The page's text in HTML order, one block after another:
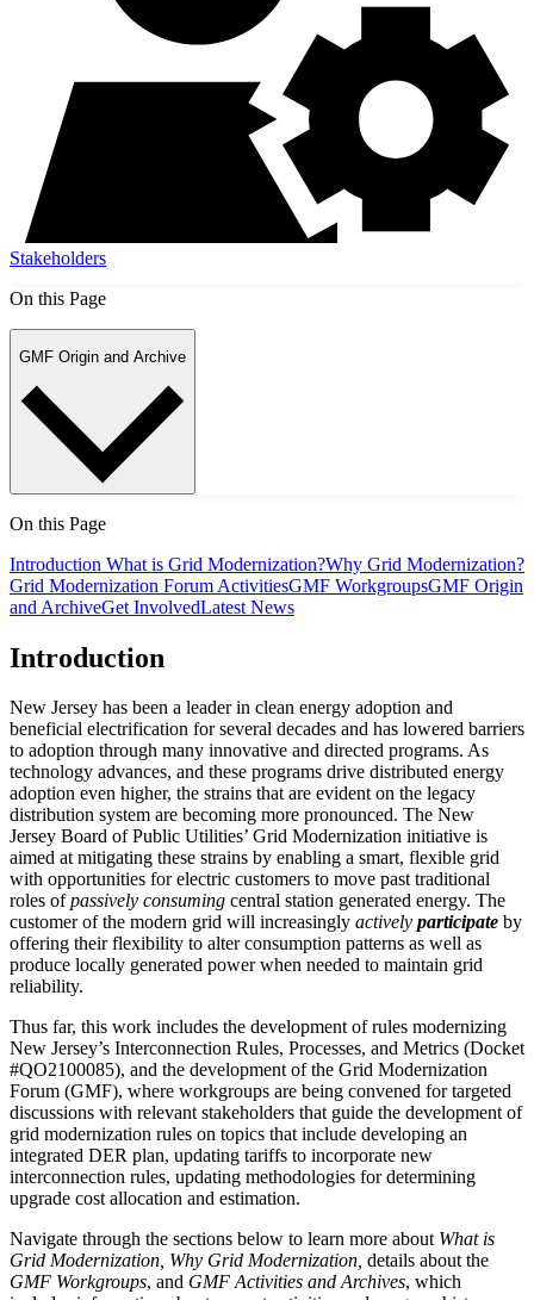
Stakeholders​​​​‌ ‍ ​‍​‍‌‍ ‌ ​‍‌‍‍‌‌‍‌ ‌‍‍‌‌‍ ‍​‍​‍​ ‍‍​‍​‍‌ ​ ‌‍​‌‌‍ ‍‌‍‍‌‌ ‌​‌ ‍‌​‍ ‍‌‍‍‌‌‍ ​‍​‍​‍ ​​‍​‍‌‍‍​‌ ​‍‌‍‌‌‌‍‌‍​‍​‍​ ‍‍​‍​‍‌‍‍​‌ ‌​‌ ‌​‌ ​​​ ‍‍​‍ ​‍ ‌‍ ​‌‍ ‌‍​ ‌‍​‌‌‍ ​‌‍‍​‌‍ ‌ ​ ‌ ‌​​ ‍‍​ ​ ​ ​ ​ ​ ​ ​ ​‍ ‌‍‍‌‌‍ ‍‌ ‌​‌‍‌‌‌‍ ‍‌ ‌​​‍ ‌‍‌‌‌‍‌​‌‍‍‌‌ ‌​​‍ ‌‍ ‌‌‍ ‌‍‌​‌‍‌‌​ ‌‌ ​​‌ ​‍‌‍‌‌‌ ​ ‌‍‌‌‌‍ ‍‌ ‌​‌‍​‌‌ ‌​‌‍‍‌‌‍ ‌‍ ‍​ ‍ ‌‍‍‌‌‍‌​​ ‌‌‍‌​​ ​‌‌‍​‍​ ‍​​ ‌​‌‍​‌​ ​​​ ‍​​‍ ‌​ ‌​​ ​ ​ ​‍​ ‌​​‍ ‌​ ‌​​ ‍​‌‍‌‍‌‍‌‍​‍ ‌‌‍​‌​ ‌​​ ​ ​ ‌‍​‍ ‌​ ‌​​ ​‍​ ‌ ​ ​​​ ‌‍‌‍​‍‌‍​‍​ ​‌​ ​ ‌‍‌​‌‍‌‍‌‍‌‌​ ‍ ‌ ‌​‌ ‍‌‌ ​​‌‍‌‌​ ‌‌‍​‌‌ ‌‌‌‍‌​‌‍‍‌‌‍‌‌‌‍ ‍‌‍​ ‌‍‌‌​ ‍ ‌ ​​‌‍​‌‌ ‌​‌‍‍​​ ‌‌ ‌​‌‍‍‌‌ ‌​‌‍ ​‌‍‌‌​ ‌‍​‍‌‍​‌‌ ​ ‌‍‌‌‌‌‌‌‌ ​‍‌‍ ​​ ‌‌‍‍​‌ ‌​‌ ‌​‌ ​​​‍‌‌​ ​ ‌​​‌​‍‌‌​ ​‍‌​‌‍​‍‌‌​ ​‍‌​‌‍‌‍ ​‌‍ ‌‍​ ‌‍​‌‌‍ ​‌‍‍​‌‍ ‌ ​ ‌ ‌​​‍‌‌​ ​ ‌​​‌​ ​ ​ ​ ​ ​ ​ ​ ​‍‌‍‌‍‍‌‌‍‌​​ ‌‌‍‌​​ ​‌‌‍​‍​ ‍​​ ‌​‌‍​‌​ ​​​ ‍​​‍ ‌​ ‌​​ ​ ​ ​‍​ ‌​​‍ ‌​ ‌​​ ‍​‌‍‌‍‌‍‌‍​‍ ‌‌‍​‌​ ‌​​ ​ ​ ‌‍​‍ ‌​ ‌​​ ​‍​ ‌ ​ ​​​ ‌‍‌‍​‍‌‍​‍​ ​‌​ ​ ‌‍‌​‌‍‌‍‌‍‌‌​‍‌‍‌ ‌​‌ ‍‌‌ ​​‌‍‌‌​ ‌‌‍​‌‌ ‌‌‌‍‌​‌‍‍‌‌‍‌‌‌‍ ‍‌‍​ ‌‍‌‌​‍‌‍‌ ​​‌‍​‌‌ ‌​‌‍‍​​ ‌‌ ‌​‌‍‍‌‌ ‌​‌‍ ​‌‍‌‌​‍‌‍‌ ​​‌‍‌‌‌ ​‍‌ ​ ‌ ​​‌‍‌‌‌‍​ ‌ ‌​‌‍‍‌‌ ‌‍‌‍‌‌​ ‌‌ ​​‌ ‌‌‌‍​‍‌‍ ​‌‍‍‌‌ ​ ‌‍‍​‌‍‌‌‌‍‌​​‍​‍‌ ‌
On this Page
GMF Origin and Archive​​​​‌ ‍ ​‍​‍‌‍ ‌ ​‍‌‍‍‌‌‍‌ ‌‍‍‌‌‍ ‍​‍​‍​ ‍‍​‍​‍‌ ​ ‌‍​‌‌‍ ‍‌‍‍‌‌ ‌​‌ ‍‌​‍ ‍‌‍‍‌‌‍ ​‍​‍​‍ ​​‍​‍‌‍‍​‌ ​‍‌‍‌‌‌‍‌‍​‍​‍​ ‍‍​‍​‍‌‍‍​‌ ‌​‌ ‌​‌ ​​​ ‍‍​‍ ​‍ ‌‍ ​‌‍ ‌‍​ ‌‍​‌‌‍ ​‌‍‍​‌‍ ‌ ​ ‌ ‌​​ ‍‍​ ​ ​ ​ ​ ​ ​ ​ ​‍ ‌‍‍‌‌‍ ‍‌ ‌​‌‍‌‌‌‍ ‍‌ ‌​​‍ ‌‍‌‌‌‍‌​‌‍‍‌‌ ‌​​‍ ‌‍ ‌‌‍ ‌‍‌​‌‍‌‌​ ‌‌ ​​‌ ​‍‌‍‌‌‌ ​ ‌‍‌‌‌‍ ‍‌ ‌​‌‍​‌‌ ‌​‌‍‍‌‌‍ ‌‍ ‍​ ‍ ‌‍‍‌‌‍‌​​ ‌​ ‌​‌‍‌‍​ ‌‍​ ‍‌​ ‌‌​ ​‌​ ‍​‌‍‌‍​‍ ‌​ ​ ​ ‌‍​ ​​​ ​ ​‍ ‌​ ‌​​ ‍​‌‍‌​​ ‌‍​‍ ‌​ ‍​‌‍​‍‌‍‌‍​ ‍​​‍ ‌​ ‍​​ ​​​ ​ ​ ‌‌​ ‌ ‌‍‌​​ ​​‌‍​‌​ ‌​​ ‍‌‌‍‌‍​ ‌‌​ ‍ ‌ ‌​‌ ‍‌‌ ​​‌‍‌‌​ ‌‌ ​​‌ ​‍‌‍ ‌‍‌ ‌ ​‍‌‍​‌‌‍ ‌​ ‍ ‌ ​​‌‍​‌‌ ‌​‌‍‍​​ ‌‌‍​ ‌‍ ‌‍ ‍‌ ‌​‌‍‌‌‌‍ ‍‌ ‌​‌‌​ ‌‍‌‌‌‍​ ‌ ‌​‌‍‍‌‌‍ ‌‍ ‍‌ ​ ​‍‌‌​ ‌‌‌​​‍‌‌ ‌‍‍ ‌‍‌‌‌ ‍‌​‍‌‌​ ​ ‌​‌​​‍‌‌​ ​ ‌​‌​​‍‌‌​ ​‍​ ​‍​ ​ ‌‍​‍‌‍‌‌​ ‍‌​ ​‍​ ‌‌​ ‌‌​ ​ ​ ​‌​ ‌ ​ ‍​‌‍​‍​‍‌‌​ ​‍​ ​‍​‍‌‌​ ‌‌‌​‌​​‍ ‍‌‍‍​‌‍‌‌‌‍​‌‌‍‌​‌‍‍‌‌‍ ‍‌‍‌ ​ ‌‍​‍‌‍​‌‌ ​ ‌‍‌‌‌‌‌‌‌ ​‍‌‍ ​​ ‌‌‍‍​‌ ‌​‌ ‌​‌ ​​​‍‌‌​ ​ ‌​​‌​‍‌‌​ ​‍‌​‌‍​‍‌‌​ ​‍‌​‌‍‌‍ ​‌‍ ‌‍​ ‌‍​‌‌‍ ​‌‍‍​‌‍ ‌ ​ ‌ ‌​​‍‌‌​ ​ ‌​​‌​ ​ ​ ​ ​ ​ ​ ​ ​‍‌‍‌‍‍‌‌‍‌​​ ‌​ ‌​‌‍‌‍​ ‌‍​ ‍‌​ ‌‌​ ​‌​ ‍​‌‍‌‍​‍ ‌​ ​ ​ ‌‍​ ​​​ ​ ​‍ ‌​ ‌​​ ‍​‌‍‌​​ ‌‍​‍ ‌​ ‍​‌‍​‍‌‍‌‍​ ‍​​‍ ‌​ ‍​​ ​​​ ​ ​ ‌‌​ ‌ ‌‍‌​​ ​​‌‍​‌​ ‌​​ ‍‌‌‍‌‍​ ‌‌​‍‌‍‌ ‌​‌ ‍‌‌ ​​‌‍‌‌​ ‌‌ ​​‌ ​‍‌‍ ‌‍‌ ‌ ​‍‌‍​‌‌‍ ‌​‍‌‍‌ ​​‌‍​‌‌ ‌​‌‍‍​​ ‌‌‍​ ‌‍ ‌‍ ‍‌ ‌​‌‍‌‌‌‍ ‍‌ ‌​‌‌​ ‌‍‌‌‌‍​ ‌ ‌​‌‍‍‌‌‍ ‌‍ ‍‌ ​ ​‍‌‌​ ‌‌‌​​‍‌‌ ‌‍‍ ‌‍‌‌‌ ‍‌​‍‌‌​ ​ ‌​‌​​‍‌‌​ ​ ‌​‌​​‍‌‌​ ​‍​ ​‍​ ​ ‌‍​‍‌‍‌‌​ ‍‌​ ​‍​ ‌‌​ ‌‌​ ​ ​ ​‌​ ‌ ​ ‍​‌‍​‍​‍‌‌​ ​‍​ ​‍​‍‌‌​ ‌‌‌​‌​​‍ ‍‌‍‍​‌‍‌‌‌‍​‌‌‍‌​‌‍‍‌‌‍ ‍‌‍‌ ​‍‌‍‌ ​​‌‍‌‌‌ ​‍‌ ​ ‌ ​​‌‍‌‌‌‍​ ‌ ‌​‌‍‍‌‌ ‌‍‌‍‌‌​ ‌‌ ​​‌ ‌‌‌‍​‍‌‍ ​‌‍‍‌‌ ​ ‌‍‍​‌‍‌‌‌‍‌​​‍​‍‌ ‌
On this Page
Introduction What is Grid Modernization?Why Grid Modernization?
Grid Modernization Forum ActivitiesGMF WorkgroupsGMF Origin
and ArchiveGet InvolvedLatest News
Introduction ​​​​‌ ‍ ​‍​‍‌‍ ‌ ​‍‌‍‍‌‌‍‌ ‌‍‍‌‌‍ ‍​‍​‍​ ‍‍​‍​‍‌ ​ ‌‍​‌‌‍ ‍‌‍‍‌‌ ‌​‌ ‍‌​‍ ‍‌‍‍‌‌‍ ​‍​‍​‍ ​​‍​‍‌‍‍​‌ ​‍‌‍‌‌‌‍‌‍​‍​‍​ ‍‍​‍​‍‌‍‍​‌ ‌​‌ ‌​‌ ​​​ ‍‍​‍ ​‍ ‌‍ ​‌‍ ‌‍​ ‌‍​‌‌‍ ​‌‍‍​‌‍ ‌ ​ ‌ ‌​​ ‍‍​ ​ ​ ​ ​ ​ ​ ​ ​‍ ‌‍‍‌‌‍ ‍‌ ‌​‌‍‌‌‌‍ ‍‌ ‌​​‍ ‌‍‌‌‌‍‌​‌‍‍‌‌ ‌​​‍ ‌‍ ‌‌‍ ‌‍‌​‌‍‌‌​ ‌‌ ​​‌ ​‍‌‍‌‌‌ ​ ‌‍‌‌‌‍ ‍‌ ‌​‌‍​‌‌ ‌​‌‍‍‌‌‍ ‌‍ ‍​ ‍ ‌‍‍‌‌‍‌​​ ‌​ ‌​‌‍‌‍​ ‌‍​ ‍‌​ ‌‌​ ​‌​ ‍​‌‍‌‍​‍ ‌​ ​ ​ ‌‍​ ​​​ ​ ​‍ ‌​ ‌​​ ‍​‌‍‌​​ ‌‍​‍ ‌​ ‍​‌‍​‍‌‍‌‍​ ‍​​‍ ‌​ ‍​​ ​​​ ​ ​ ‌‌​ ‌ ‌‍‌​​ ​​‌‍​‌​ ‌​​ ‍‌‌‍‌‍​ ‌‌​ ‍ ‌ ‌​‌ ‍‌‌ ​​‌‍‌‌​ ‌‌ ​​‌ ​‍‌‍ ‌‍‌ ‌ ​‍‌‍​‌‌‍ ‌​ ‍ ‌ ​​‌‍​‌‌ ‌​‌‍‍​​ ‌‌‍​ ‌‍ ‌‍ ‍‌ ‌​‌‍‌‌‌‍ ‍‌ ‌​‌‌​ ‌‍‌‌‌‍​ ‌ ‌​‌‍‍‌‌‍ ‌‍ ‍‌ ​ ​‍‌‌​ ‌‌‌​​‍‌‌ ‌‍‍ ‌‍‌‌‌ ‍‌​‍‌‌​ ​ ‌​‌​​‍‌‌​ ​ ‌​‌​​‍‌‌​ ​‍​ ​‍‌‍​‍​ ‍​​ ‍‌‌‍​ ‌‍​‍​ ​​​ ‌​​ ‍‌​ ‌‌‌‍​‍​ ‍​‌‍‌‍​‍‌‌​ ​‍​ ​‍​‍‌‌​ ‌‌‌​‌​​‍ ‍‌‍‍​‌‍‌‌‌‍​‌‌‍‌​‌‍‍‌‌‍ ‍‌‍‌ ​ ‌‍​‍‌‍​‌‌ ​ ‌‍‌‌‌‌‌‌‌ ​‍‌‍ ​​ ‌‌‍‍​‌ ‌​‌ ‌​‌ ​​​‍‌‌​ ​ ‌​​‌​‍‌‌​ ​‍‌​‌‍​‍‌‌​ ​‍‌​‌‍‌‍ ​‌‍ ‌‍​ ‌‍​‌‌‍ ​‌‍‍​‌‍ ‌ ​ ‌ ‌​​‍‌‌​ ​ ‌​​‌​ ​ ​ ​ ​ ​ ​ ​ ​‍‌‍‌‍‍‌‌‍‌​​ ‌​ ‌​‌‍‌‍​ ‌‍​ ‍‌​ ‌‌​ ​‌​ ‍​‌‍‌‍​‍ ‌​ ​ ​ ‌‍​ ​​​ ​ ​‍ ‌​ ‌​​ ‍​‌‍‌​​ ‌‍​‍ ‌​ ‍​‌‍​‍‌‍‌‍​ ‍​​‍ ‌​ ‍​​ ​​​ ​ ​ ‌‌​ ‌ ‌‍‌​​ ​​‌‍​‌​ ‌​​ ‍‌‌‍‌‍​ ‌‌​‍‌‍‌ ‌​‌ ‍‌‌ ​​‌‍‌‌​ ‌‌ ​​‌ ​‍‌‍ ‌‍‌ ‌ ​‍‌‍​‌‌‍ ‌​‍‌‍‌ ​​‌‍​‌‌ ‌​‌‍‍​​ ‌‌‍​ ‌‍ ‌‍ ‍‌ ‌​‌‍‌‌‌‍ ‍‌ ‌​‌‌​ ‌‍‌‌‌‍​ ‌ ‌​‌‍‍‌‌‍ ‌‍ ‍‌ ​ ​‍‌‌​ ‌‌‌​​‍‌‌ ‌‍‍ ‌‍‌‌‌ ‍‌​‍‌‌​ ​ ‌​‌​​‍‌‌​ ​ ‌​‌​​‍‌‌​ ​‍​ ​‍‌‍​‍​ ‍​​ ‍‌‌‍​ ‌‍​‍​ ​​​ ‌​​ ‍‌​ ‌‌‌‍​‍​ ‍​‌‍‌‍​‍‌‌​ ​‍​ ​‍​‍‌‌​ ‌‌‌​‌​​‍ ‍‌‍‍​‌‍‌‌‌‍​‌‌‍‌​‌‍‍‌‌‍ ‍‌‍‌ ​‍‌‍‌ ​​‌‍‌‌‌ ​‍‌ ​ ‌ ​​‌‍‌‌‌‍​ ‌ ‌​‌‍‍‌‌ ‌‍‌‍‌‌​ ‌‌ ​​‌ ‌‌‌‍​‍‌‍ ​‌‍‍‌‌ ​ ‌‍‍​‌‍‌‌‌‍‌​​‍​‍‌ ‌
New Jersey has been a leader in clean energy adoption and
beneficial electrification for several decades and has lowered barriers
to adoption through many innovative and directed programs. As
technology advances, and these programs drive distributed energy
adoption even higher, the strains that are evident on the legacy
distribution system are becoming more pronounced. The New
Jersey Board of Public Utilities’ Grid Modernization initiative is
aimed at mitigating these strains by enabling a smart, flexible grid
with opportunities for electric customers to move past traditional
roles of ​​​​‌ ‍ ​‍​‍‌‍ ‌ ​‍‌‍‍‌‌‍‌ ‌‍‍‌‌‍ ‍​‍​‍​ ‍‍​‍​‍‌ ​ ‌‍​‌‌‍ ‍‌‍‍‌‌ ‌​‌ ‍‌​‍ ‍‌‍‍‌‌‍ ​‍​‍​‍ ​​‍​‍‌‍‍​‌ ​‍‌‍‌‌‌‍‌‍​‍​‍​ ‍‍​‍​‍‌‍‍​‌ ‌​‌ ‌​‌ ​​​ ‍‍​‍ ​‍ ‌‍ ​‌‍ ‌‍​ ‌‍​‌‌‍ ​‌‍‍​‌‍ ‌ ​ ‌ ‌​​ ‍‍​ ​ ​ ​ ​ ​ ​ ​ ​‍ ‌‍‍‌‌‍ ‍‌ ‌​‌‍‌‌‌‍ ‍‌ ‌​​‍ ‌‍‌‌‌‍‌​‌‍‍‌‌ ‌​​‍ ‌‍ ‌‌‍ ‌‍‌​‌‍‌‌​ ‌‌ ​​‌ ​‍‌‍‌‌‌ ​ ‌‍‌‌‌‍ ‍‌ ‌​‌‍​‌‌ ‌​‌‍‍‌‌‍ ‌‍ ‍​ ‍ ‌‍‍‌‌‍‌​​ ‌​ ‌​‌‍‌‍​ ‌‍​ ‍‌​ ‌‌​ ​‌​ ‍​‌‍‌‍​‍ ‌​ ​ ​ ‌‍​ ​​​ ​ ​‍ ‌​ ‌​​ ‍​‌‍‌​​ ‌‍​‍ ‌​ ‍​‌‍​‍‌‍‌‍​ ‍​​‍ ‌​ ‍​​ ​​​ ​ ​ ‌‌​ ‌ ‌‍‌​​ ​​‌‍​‌​ ‌​​ ‍‌‌‍‌‍​ ‌‌​ ‍ ‌ ‌​‌ ‍‌‌ ​​‌‍‌‌​ ‌‌ ​​‌ ​‍‌‍ ‌‍‌ ‌ ​‍‌‍​‌‌‍ ‌​ ‍ ‌ ​​‌‍​‌‌ ‌​‌‍‍​​ ‌‌‍​ ‌‍ ‌‍ ‍‌ ‌​‌‍‌‌‌‍ ‍‌ ‌​‌‌​ ‌‍‌‌‌‍​ ‌ ‌​‌‍‍‌‌‍ ‌‍ ‍‌ ​ ​‍‌‌​ ‌‌‌​​‍‌‌ ‌‍‍ ‌‍‌‌‌ ‍‌​‍‌‌​ ​ ‌​‌​​‍‌‌​ ​ ‌​‌​​‍‌‌​ ​‍​ ​‍‌‍​‍​ ‍​​ ‍‌‌‍​ ‌‍​‍​ ​​​ ‌​​ ‍‌​ ‌‌‌‍​‍​ ‍​‌‍‌‍​‍‌‌​ ​‍​ ​‍​‍‌‌​ ‌‌‌​‌​​‍ ‍‌‍​ ‌‍ ‌‍ ‍‌ ‌​‌‍‌‌‌‍ ‍‌ ‌​​‍‌‌​ ‌‌‌​​‍‌‌ ‌‍‍ ‌‍‌‌‌ ‍‌​‍‌‌​ ​ ‌​‌​​‍‌‌​ ​ ‌​‌​​‍‌‌​ ​‍​ ​‍​ ​ ​ ‌‌‌‍​‍​ ​​​ ​‌‌‍​ ​ ‌​‌‍​‌​ ​​​ ​ ​ ​‌​ ​ ​‍‌‌​ ​‍​ ​‍​‍‌‌​ ‌‌‌​‌​​‍ ‍‌‍​ ‌‍‍​‌‍‍‌‌‍ ​‌‍‌​‌ ​‍‌‍‌‌‌‍ ‍​‍‌‌​ ‌‌‌​​‍‌‌ ‌‍‍ ‌‍‌‌‌ ‍‌​‍‌‌​ ​ ‌​‌​​‍‌‌​ ​ ‌​‌​​‍‌‌​ ​‍​ ​‍​ ​​​ ‌‌​ ​‌​ ​‍​ ​‍​ ‌‌‌‍​‌‌‍​‌​ ​ ​ ​ ‌‍​ ​ ​‍​‍‌‌​ ​‍​ ​‍​‍‌‌​ ‌‌‌​‌​​‍ ‍‌ ‌​‌‍‌‌‌ ‍​‌ ‌​​ ‌‍​‍‌‍​‌‌ ​ ‌‍‌‌‌‌‌‌‌ ​‍‌‍ ​​ ‌‌‍‍​‌ ‌​‌ ‌​‌ ​​​‍‌‌​ ​ ‌​​‌​‍‌‌​ ​‍‌​‌‍​‍‌‌​ ​‍‌​‌‍‌‍ ​‌‍ ‌‍​ ‌‍​‌‌‍ ​‌‍‍​‌‍ ‌ ​ ‌ ‌​​‍‌‌​ ​ ‌​​‌​ ​ ​ ​ ​ ​ ​ ​ ​‍‌‍‌‍‍‌‌‍‌​​ ‌​ ‌​‌‍‌‍​ ‌‍​ ‍‌​ ‌‌​ ​‌​ ‍​‌‍‌‍​‍ ‌​ ​ ​ ‌‍​ ​​​ ​ ​‍ ‌​ ‌​​ ‍​‌‍‌​​ ‌‍​‍ ‌​ ‍​‌‍​‍‌‍‌‍​ ‍​​‍ ‌​ ‍​​ ​​​ ​ ​ ‌‌​ ‌ ‌‍‌​​ ​​‌‍​‌​ ‌​​ ‍‌‌‍‌‍​ ‌‌​‍‌‍‌ ‌​‌ ‍‌‌ ​​‌‍‌‌​ ‌‌ ​​‌ ​‍‌‍ ‌‍‌ ‌ ​‍‌‍​‌‌‍ ‌​‍‌‍‌ ​​‌‍​‌‌ ‌​‌‍‍​​ ‌‌‍​ ‌‍ ‌‍ ‍‌ ‌​‌‍‌‌‌‍ ‍‌ ‌​‌‌​ ‌‍‌‌‌‍​ ‌ ‌​‌‍‍‌‌‍ ‌‍ ‍‌ ​ ​‍‌‌​ ‌‌‌​​‍‌‌ ‌‍‍ ‌‍‌‌‌ ‍‌​‍‌‌​ ​ ‌​‌​​‍‌‌​ ​ ‌​‌​​‍‌‌​ ​‍​ ​‍‌‍​‍​ ‍​​ ‍‌‌‍​ ‌‍​‍​ ​​​ ‌​​ ‍‌​ ‌‌‌‍​‍​ ‍​‌‍‌‍​‍‌‌​ ​‍​ ​‍​‍‌‌​ ‌‌‌​‌​​‍ ‍‌‍​ ‌‍ ‌‍ ‍‌ ‌​‌‍‌‌‌‍ ‍‌ ‌​​‍‌‌​ ‌‌‌​​‍‌‌ ‌‍‍ ‌‍‌‌‌ ‍‌​‍‌‌​ ​ ‌​‌​​‍‌‌​ ​ ‌​‌​​‍‌‌​ ​‍​ ​‍​ ​ ​ ‌‌‌‍​‍​ ​​​ ​‌‌‍​ ​ ‌​‌‍​‌​ ​​​ ​ ​ ​‌​ ​ ​‍‌‌​ ​‍​ ​‍​‍‌‌​ ‌‌‌​‌​​‍ ‍‌‍​ ‌‍‍​‌‍‍‌‌‍ ​‌‍‌​‌ ​‍‌‍‌‌‌‍ ‍​‍‌‌​ ‌‌‌​​‍‌‌ ‌‍‍ ‌‍‌‌‌ ‍‌​‍‌‌​ ​ ‌​‌​​‍‌‌​ ​ ‌​‌​​‍‌‌​ ​‍​ ​‍​ ​​​ ‌‌​ ​‌​ ​‍​ ​‍​ ‌‌‌‍​‌‌‍​‌​ ​ ​ ​ ‌‍​ ​ ​‍​‍‌‌​ ​‍​ ​‍​‍‌‌​ ‌‌‌​‌​​‍ ‍‌ ‌​‌‍‌‌‌ ‍​‌ ‌​​‍‌‍‌ ​​‌‍‌‌‌ ​‍‌ ​ ‌ ​​‌‍‌‌‌‍​ ‌ ‌​‌‍‍‌‌ ‌‍‌‍‌‌​ ‌‌ ​​‌ ‌‌‌‍​‍‌‍ ​‌‍‍‌‌ ​ ‌‍‍​‌‍‌‌‌‍‌​​‍​‍‌ ‌passively consuming​​​​‌ ‍ ​‍​‍‌‍ ‌ ​‍‌‍‍‌‌‍‌ ‌‍‍‌‌‍ ‍​‍​‍​ ‍‍​‍​‍‌ ​ ‌‍​‌‌‍ ‍‌‍‍‌‌ ‌​‌ ‍‌​‍ ‍‌‍‍‌‌‍ ​‍​‍​‍ ​​‍​‍‌‍‍​‌ ​‍‌‍‌‌‌‍‌‍​‍​‍​ ‍‍​‍​‍‌‍‍​‌ ‌​‌ ‌​‌ ​​​ ‍‍​‍ ​‍ ‌‍ ​‌‍ ‌‍​ ‌‍​‌‌‍ ​‌‍‍​‌‍ ‌ ​ ‌ ‌​​ ‍‍​ ​ ​ ​ ​ ​ ​ ​ ​‍ ‌‍‍‌‌‍ ‍‌ ‌​‌‍‌‌‌‍ ‍‌ ‌​​‍ ‌‍‌‌‌‍‌​‌‍‍‌‌ ‌​​‍ ‌‍ ‌‌‍ ‌‍‌​‌‍‌‌​ ‌‌ ​​‌ ​‍‌‍‌‌‌ ​ ‌‍‌‌‌‍ ‍‌ ‌​‌‍​‌‌ ‌​‌‍‍‌‌‍ ‌‍ ‍​ ‍ ‌‍‍‌‌‍‌​​ ‌​ ‌​‌‍‌‍​ ‌‍​ ‍‌​ ‌‌​ ​‌​ ‍​‌‍‌‍​‍ ‌​ ​ ​ ‌‍​ ​​​ ​ ​‍ ‌​ ‌​​ ‍​‌‍‌​​ ‌‍​‍ ‌​ ‍​‌‍​‍‌‍‌‍​ ‍​​‍ ‌​ ‍​​ ​​​ ​ ​ ‌‌​ ‌ ‌‍‌​​ ​​‌‍​‌​ ‌​​ ‍‌‌‍‌‍​ ‌‌​ ‍ ‌ ‌​‌ ‍‌‌ ​​‌‍‌‌​ ‌‌ ​​‌ ​‍‌‍ ‌‍‌ ‌ ​‍‌‍​‌‌‍ ‌​ ‍ ‌ ​​‌‍​‌‌ ‌​‌‍‍​​ ‌‌‍​ ‌‍ ‌‍ ‍‌ ‌​‌‍‌‌‌‍ ‍‌ ‌​‌‌​ ‌‍‌‌‌‍​ ‌ ‌​‌‍‍‌‌‍ ‌‍ ‍‌ ​ ​‍‌‌​ ‌‌‌​​‍‌‌ ‌‍‍ ‌‍‌‌‌ ‍‌​‍‌‌​ ​ ‌​‌​​‍‌‌​ ​ ‌​‌​​‍‌‌​ ​‍​ ​‍‌‍​‍​ ‍​​ ‍‌‌‍​ ‌‍​‍​ ​​​ ‌​​ ‍‌​ ‌‌‌‍​‍​ ‍​‌‍‌‍​‍‌‌​ ​‍​ ​‍​‍‌‌​ ‌‌‌​‌​​‍ ‍‌‍​ ‌‍ ‌‍ ‍‌ ‌​‌‍‌‌‌‍ ‍‌ ‌​​‍‌‌​ ‌‌‌​​‍‌‌ ‌‍‍ ‌‍‌‌‌ ‍‌​‍‌‌​ ​ ‌​‌​​‍‌‌​ ​ ‌​‌​​‍‌‌​ ​‍​ ​‍​ ​ ​ ‌‌‌‍​‍​ ​​​ ​‌‌‍​ ​ ‌​‌‍​‌​ ​​​ ​ ​ ​‌​ ​ ​‍‌‌​ ​‍​ ​‍​‍‌‌​ ‌‌‌​‌​​‍ ‍‌‍​ ‌‍‍​‌‍‍‌‌‍ ​‌‍‌​‌ ​‍‌‍‌‌‌‍ ‍​‍‌‌​ ‌‌‌​​‍‌‌ ‌‍‍ ‌‍‌‌‌ ‍‌​‍‌‌​ ​ ‌​‌​​‍‌‌​ ​ ‌​‌​​‍‌‌​ ​‍​ ​‍‌‍‌‌​ ‍​‌‍​‍‌‍​ ‌‍​ ​ ‌‍​ ‌ ‌‍‌‌‌‍​‍‌‍​ ‌‍‌‌​ ‍‌​‍‌‌​ ​‍​ ​‍​‍‌‌​ ‌‌‌​‌​​‍ ‍‌ ‌​‌‍‌‌‌ ‍​‌ ‌​​ ‌‍​‍‌‍​‌‌ ​ ‌‍‌‌‌‌‌‌‌ ​‍‌‍ ​​ ‌‌‍‍​‌ ‌​‌ ‌​‌ ​​​‍‌‌​ ​ ‌​​‌​‍‌‌​ ​‍‌​‌‍​‍‌‌​ ​‍‌​‌‍‌‍ ​‌‍ ‌‍​ ‌‍​‌‌‍ ​‌‍‍​‌‍ ‌ ​ ‌ ‌​​‍‌‌​ ​ ‌​​‌​ ​ ​ ​ ​ ​ ​ ​ ​‍‌‍‌‍‍‌‌‍‌​​ ‌​ ‌​‌‍‌‍​ ‌‍​ ‍‌​ ‌‌​ ​‌​ ‍​‌‍‌‍​‍ ‌​ ​ ​ ‌‍​ ​​​ ​ ​‍ ‌​ ‌​​ ‍​‌‍‌​​ ‌‍​‍ ‌​ ‍​‌‍​‍‌‍‌‍​ ‍​​‍ ‌​ ‍​​ ​​​ ​ ​ ‌‌​ ‌ ‌‍‌​​ ​​‌‍​‌​ ‌​​ ‍‌‌‍‌‍​ ‌‌​‍‌‍‌ ‌​‌ ‍‌‌ ​​‌‍‌‌​ ‌‌ ​​‌ ​‍‌‍ ‌‍‌ ‌ ​‍‌‍​‌‌‍ ‌​‍‌‍‌ ​​‌‍​‌‌ ‌​‌‍‍​​ ‌‌‍​ ‌‍ ‌‍ ‍‌ ‌​‌‍‌‌‌‍ ‍‌ ‌​‌‌​ ‌‍‌‌‌‍​ ‌ ‌​‌‍‍‌‌‍ ‌‍ ‍‌ ​ ​‍‌‌​ ‌‌‌​​‍‌‌ ‌‍‍ ‌‍‌‌‌ ‍‌​‍‌‌​ ​ ‌​‌​​‍‌‌​ ​ ‌​‌​​‍‌‌​ ​‍​ ​‍‌‍​‍​ ‍​​ ‍‌‌‍​ ‌‍​‍​ ​​​ ‌​​ ‍‌​ ‌‌‌‍​‍​ ‍​‌‍‌‍​‍‌‌​ ​‍​ ​‍​‍‌‌​ ‌‌‌​‌​​‍ ‍‌‍​ ‌‍ ‌‍ ‍‌ ‌​‌‍‌‌‌‍ ‍‌ ‌​​‍‌‌​ ‌‌‌​​‍‌‌ ‌‍‍ ‌‍‌‌‌ ‍‌​‍‌‌​ ​ ‌​‌​​‍‌‌​ ​ ‌​‌​​‍‌‌​ ​‍​ ​‍​ ​ ​ ‌‌‌‍​‍​ ​​​ ​‌‌‍​ ​ ‌​‌‍​‌​ ​​​ ​ ​ ​‌​ ​ ​‍‌‌​ ​‍​ ​‍​‍‌‌​ ‌‌‌​‌​​‍ ‍‌‍​ ‌‍‍​‌‍‍‌‌‍ ​‌‍‌​‌ ​‍‌‍‌‌‌‍ ‍​‍‌‌​ ‌‌‌​​‍‌‌ ‌‍‍ ‌‍‌‌‌ ‍‌​‍‌‌​ ​ ‌​‌​​‍‌‌​ ​ ‌​‌​​‍‌‌​ ​‍​ ​‍‌‍‌‌​ ‍​‌‍​‍‌‍​ ‌‍​ ​ ‌‍​ ‌ ‌‍‌‌‌‍​‍‌‍​ ‌‍‌‌​ ‍‌​‍‌‌​ ​‍​ ​‍​‍‌‌​ ‌‌‌​‌​​‍ ‍‌ ‌​‌‍‌‌‌ ‍​‌ ‌​​‍‌‍‌ ​​‌‍‌‌‌ ​‍‌ ​ ‌ ​​‌‍‌‌‌‍​ ‌ ‌​‌‍‍‌‌ ‌‍‌‍‌‌​ ‌‌ ​​‌ ‌‌‌‍​‍‌‍ ​‌‍‍‌‌ ​ ‌‍‍​‌‍‌‌‌‍‌​​‍​‍‌ ‌ central station generated energy. The
customer of the modern grid will increasingly ​​​​‌ ‍ ​‍​‍‌‍ ‌ ​‍‌‍‍‌‌‍‌ ‌‍‍‌‌‍ ‍​‍​‍​ ‍‍​‍​‍‌ ​ ‌‍​‌‌‍ ‍‌‍‍‌‌ ‌​‌ ‍‌​‍ ‍‌‍‍‌‌‍ ​‍​‍​‍ ​​‍​‍‌‍‍​‌ ​‍‌‍‌‌‌‍‌‍​‍​‍​ ‍‍​‍​‍‌‍‍​‌ ‌​‌ ‌​‌ ​​​ ‍‍​‍ ​‍ ‌‍ ​‌‍ ‌‍​ ‌‍​‌‌‍ ​‌‍‍​‌‍ ‌ ​ ‌ ‌​​ ‍‍​ ​ ​ ​ ​ ​ ​ ​ ​‍ ‌‍‍‌‌‍ ‍‌ ‌​‌‍‌‌‌‍ ‍‌ ‌​​‍ ‌‍‌‌‌‍‌​‌‍‍‌‌ ‌​​‍ ‌‍ ‌‌‍ ‌‍‌​‌‍‌‌​ ‌‌ ​​‌ ​‍‌‍‌‌‌ ​ ‌‍‌‌‌‍ ‍‌ ‌​‌‍​‌‌ ‌​‌‍‍‌‌‍ ‌‍ ‍​ ‍ ‌‍‍‌‌‍‌​​ ‌​ ‌​‌‍‌‍​ ‌‍​ ‍‌​ ‌‌​ ​‌​ ‍​‌‍‌‍​‍ ‌​ ​ ​ ‌‍​ ​​​ ​ ​‍ ‌​ ‌​​ ‍​‌‍‌​​ ‌‍​‍ ‌​ ‍​‌‍​‍‌‍‌‍​ ‍​​‍ ‌​ ‍​​ ​​​ ​ ​ ‌‌​ ‌ ‌‍‌​​ ​​‌‍​‌​ ‌​​ ‍‌‌‍‌‍​ ‌‌​ ‍ ‌ ‌​‌ ‍‌‌ ​​‌‍‌‌​ ‌‌ ​​‌ ​‍‌‍ ‌‍‌ ‌ ​‍‌‍​‌‌‍ ‌​ ‍ ‌ ​​‌‍​‌‌ ‌​‌‍‍​​ ‌‌‍​ ‌‍ ‌‍ ‍‌ ‌​‌‍‌‌‌‍ ‍‌ ‌​‌‌​ ‌‍‌‌‌‍​ ‌ ‌​‌‍‍‌‌‍ ‌‍ ‍‌ ​ ​‍‌‌​ ‌‌‌​​‍‌‌ ‌‍‍ ‌‍‌‌‌ ‍‌​‍‌‌​ ​ ‌​‌​​‍‌‌​ ​ ‌​‌​​‍‌‌​ ​‍​ ​‍‌‍​‍​ ‍​​ ‍‌‌‍​ ‌‍​‍​ ​​​ ‌​​ ‍‌​ ‌‌‌‍​‍​ ‍​‌‍‌‍​‍‌‌​ ​‍​ ​‍​‍‌‌​ ‌‌‌​‌​​‍ ‍‌‍​ ‌‍ ‌‍ ‍‌ ‌​‌‍‌‌‌‍ ‍‌ ‌​​‍‌‌​ ‌‌‌​​‍‌‌ ‌‍‍ ‌‍‌‌‌ ‍‌​‍‌‌​ ​ ‌​‌​​‍‌‌​ ​ ‌​‌​​‍‌‌​ ​‍​ ​‍​ ​ ​ ‌‌‌‍​‍​ ​​​ ​‌‌‍​ ​ ‌​‌‍​‌​ ​​​ ​ ​ ​‌​ ​ ​‍‌‌​ ​‍​ ​‍​‍‌‌​ ‌‌‌​‌​​‍ ‍‌‍​ ‌‍‍​‌‍‍‌‌‍ ​‌‍‌​‌ ​‍‌‍‌‌‌‍ ‍​‍‌‌​ ‌‌‌​​‍‌‌ ‌‍‍ ‌‍‌‌‌ ‍‌​‍‌‌​ ​ ‌​‌​​‍‌‌​ ​ ‌​‌​​‍‌‌​ ​‍​ ​‍‌‍‌​‌‍‌‌​ ​‌​ ​‍​ ​ ​ ‌ ‌‍‌‌‌‍​‍‌‍‌‍‌‍‌​​ ​‍​ ​ ​‍‌‌​ ​‍​ ​‍​‍‌‌​ ‌‌‌​‌​​‍ ‍‌ ‌​‌‍‌‌‌ ‍​‌ ‌​​ ‌‍​‍‌‍​‌‌ ​ ‌‍‌‌‌‌‌‌‌ ​‍‌‍ ​​ ‌‌‍‍​‌ ‌​‌ ‌​‌ ​​​‍‌‌​ ​ ‌​​‌​‍‌‌​ ​‍‌​‌‍​‍‌‌​ ​‍‌​‌‍‌‍ ​‌‍ ‌‍​ ‌‍​‌‌‍ ​‌‍‍​‌‍ ‌ ​ ‌ ‌​​‍‌‌​ ​ ‌​​‌​ ​ ​ ​ ​ ​ ​ ​ ​‍‌‍‌‍‍‌‌‍‌​​ ‌​ ‌​‌‍‌‍​ ‌‍​ ‍‌​ ‌‌​ ​‌​ ‍​‌‍‌‍​‍ ‌​ ​ ​ ‌‍​ ​​​ ​ ​‍ ‌​ ‌​​ ‍​‌‍‌​​ ‌‍​‍ ‌​ ‍​‌‍​‍‌‍‌‍​ ‍​​‍ ‌​ ‍​​ ​​​ ​ ​ ‌‌​ ‌ ‌‍‌​​ ​​‌‍​‌​ ‌​​ ‍‌‌‍‌‍​ ‌‌​‍‌‍‌ ‌​‌ ‍‌‌ ​​‌‍‌‌​ ‌‌ ​​‌ ​‍‌‍ ‌‍‌ ‌ ​‍‌‍​‌‌‍ ‌​‍‌‍‌ ​​‌‍​‌‌ ‌​‌‍‍​​ ‌‌‍​ ‌‍ ‌‍ ‍‌ ‌​‌‍‌‌‌‍ ‍‌ ‌​‌‌​ ‌‍‌‌‌‍​ ‌ ‌​‌‍‍‌‌‍ ‌‍ ‍‌ ​ ​‍‌‌​ ‌‌‌​​‍‌‌ ‌‍‍ ‌‍‌‌‌ ‍‌​‍‌‌​ ​ ‌​‌​​‍‌‌​ ​ ‌​‌​​‍‌‌​ ​‍​ ​‍‌‍​‍​ ‍​​ ‍‌‌‍​ ‌‍​‍​ ​​​ ‌​​ ‍‌​ ‌‌‌‍​‍​ ‍​‌‍‌‍​‍‌‌​ ​‍​ ​‍​‍‌‌​ ‌‌‌​‌​​‍ ‍‌‍​ ‌‍ ‌‍ ‍‌ ‌​‌‍‌‌‌‍ ‍‌ ‌​​‍‌‌​ ‌‌‌​​‍‌‌ ‌‍‍ ‌‍‌‌‌ ‍‌​‍‌‌​ ​ ‌​‌​​‍‌‌​ ​ ‌​‌​​‍‌‌​ ​‍​ ​‍​ ​ ​ ‌‌‌‍​‍​ ​​​ ​‌‌‍​ ​ ‌​‌‍​‌​ ​​​ ​ ​ ​‌​ ​ ​‍‌‌​ ​‍​ ​‍​‍‌‌​ ‌‌‌​‌​​‍ ‍‌‍​ ‌‍‍​‌‍‍‌‌‍ ​‌‍‌​‌ ​‍‌‍‌‌‌‍ ‍​‍‌‌​ ‌‌‌​​‍‌‌ ‌‍‍ ‌‍‌‌‌ ‍‌​‍‌‌​ ​ ‌​‌​​‍‌‌​ ​ ‌​‌​​‍‌‌​ ​‍​ ​‍‌‍‌​‌‍‌‌​ ​‌​ ​‍​ ​ ​ ‌ ‌‍‌‌‌‍​‍‌‍‌‍‌‍‌​​ ​‍​ ​ ​‍‌‌​ ​‍​ ​‍​‍‌‌​ ‌‌‌​‌​​‍ ‍‌ ‌​‌‍‌‌‌ ‍​‌ ‌​​‍‌‍‌ ​​‌‍‌‌‌ ​‍‌ ​ ‌ ​​‌‍‌‌‌‍​ ‌ ‌​‌‍‍‌‌ ‌‍‌‍‌‌​ ‌‌ ​​‌ ‌‌‌‍​‍‌‍ ​‌‍‍‌‌ ​ ‌‍‍​‌‍‌‌‌‍‌​​‍​‍‌ ‌ actively ​​​​‌ ‍ ​‍​‍‌‍ ‌ ​‍‌‍‍‌‌‍‌ ‌‍‍‌‌‍ ‍​‍​‍​ ‍‍​‍​‍‌ ​ ‌‍​‌‌‍ ‍‌‍‍‌‌ ‌​‌ ‍‌​‍ ‍‌‍‍‌‌‍ ​‍​‍​‍ ​​‍​‍‌‍‍​‌ ​‍‌‍‌‌‌‍‌‍​‍​‍​ ‍‍​‍​‍‌‍‍​‌ ‌​‌ ‌​‌ ​​​ ‍‍​‍ ​‍ ‌‍ ​‌‍ ‌‍​ ‌‍​‌‌‍ ​‌‍‍​‌‍ ‌ ​ ‌ ‌​​ ‍‍​ ​ ​ ​ ​ ​ ​ ​ ​‍ ‌‍‍‌‌‍ ‍‌ ‌​‌‍‌‌‌‍ ‍‌ ‌​​‍ ‌‍‌‌‌‍‌​‌‍‍‌‌ ‌​​‍ ‌‍ ‌‌‍ ‌‍‌​‌‍‌‌​ ‌‌ ​​‌ ​‍‌‍‌‌‌ ​ ‌‍‌‌‌‍ ‍‌ ‌​‌‍​‌‌ ‌​‌‍‍‌‌‍ ‌‍ ‍​ ‍ ‌‍‍‌‌‍‌​​ ‌​ ‌​‌‍‌‍​ ‌‍​ ‍‌​ ‌‌​ ​‌​ ‍​‌‍‌‍​‍ ‌​ ​ ​ ‌‍​ ​​​ ​ ​‍ ‌​ ‌​​ ‍​‌‍‌​​ ‌‍​‍ ‌​ ‍​‌‍​‍‌‍‌‍​ ‍​​‍ ‌​ ‍​​ ​​​ ​ ​ ‌‌​ ‌ ‌‍‌​​ ​​‌‍​‌​ ‌​​ ‍‌‌‍‌‍​ ‌‌​ ‍ ‌ ‌​‌ ‍‌‌ ​​‌‍‌‌​ ‌‌ ​​‌ ​‍‌‍ ‌‍‌ ‌ ​‍‌‍​‌‌‍ ‌​ ‍ ‌ ​​‌‍​‌‌ ‌​‌‍‍​​ ‌‌‍​ ‌‍ ‌‍ ‍‌ ‌​‌‍‌‌‌‍ ‍‌ ‌​‌‌​ ‌‍‌‌‌‍​ ‌ ‌​‌‍‍‌‌‍ ‌‍ ‍‌ ​ ​‍‌‌​ ‌‌‌​​‍‌‌ ‌‍‍ ‌‍‌‌‌ ‍‌​‍‌‌​ ​ ‌​‌​​‍‌‌​ ​ ‌​‌​​‍‌‌​ ​‍​ ​‍‌‍​‍​ ‍​​ ‍‌‌‍​ ‌‍​‍​ ​​​ ‌​​ ‍‌​ ‌‌‌‍​‍​ ‍​‌‍‌‍​‍‌‌​ ​‍​ ​‍​‍‌‌​ ‌‌‌​‌​​‍ ‍‌‍​ ‌‍ ‌‍ ‍‌ ‌​‌‍‌‌‌‍ ‍‌ ‌​​‍‌‌​ ‌‌‌​​‍‌‌ ‌‍‍ ‌‍‌‌‌ ‍‌​‍‌‌​ ​ ‌​‌​​‍‌‌​ ​ ‌​‌​​‍‌‌​ ​‍​ ​‍​ ​ ​ ‌‌‌‍​‍​ ​​​ ​‌‌‍​ ​ ‌​‌‍​‌​ ​​​ ​ ​ ​‌​ ​ ​‍‌‌​ ​‍​ ​‍​‍‌‌​ ‌‌‌​‌​​‍ ‍‌‍​ ‌‍‍​‌‍‍‌‌‍ ​‌‍‌​‌ ​‍‌‍‌‌‌‍ ‍​‍‌‌​ ‌‌‌​​‍‌‌ ‌‍‍ ‌‍‌‌‌ ‍‌​‍‌‌​ ​ ‌​‌​​‍‌‌​ ​ ‌​‌​​‍‌‌​ ​‍​ ​‍​ ‌‌‌‍‌‍‌‍‌​‌‍​‌​ ‌‌​ ‌ ‌‍‌‌‌‍‌‍‌‍‌‌​ ​‍‌‍‌‌​ ​‌​‍‌‌​ ​‍​ ​‍​‍‌‌​ ‌‌‌​‌​​‍ ‍‌ ‌​‌‍‌‌‌ ‍​‌ ‌​​ ‌‍​‍‌‍​‌‌ ​ ‌‍‌‌‌‌‌‌‌ ​‍‌‍ ​​ ‌‌‍‍​‌ ‌​‌ ‌​‌ ​​​‍‌‌​ ​ ‌​​‌​‍‌‌​ ​‍‌​‌‍​‍‌‌​ ​‍‌​‌‍‌‍ ​‌‍ ‌‍​ ‌‍​‌‌‍ ​‌‍‍​‌‍ ‌ ​ ‌ ‌​​‍‌‌​ ​ ‌​​‌​ ​ ​ ​ ​ ​ ​ ​ ​‍‌‍‌‍‍‌‌‍‌​​ ‌​ ‌​‌‍‌‍​ ‌‍​ ‍‌​ ‌‌​ ​‌​ ‍​‌‍‌‍​‍ ‌​ ​ ​ ‌‍​ ​​​ ​ ​‍ ‌​ ‌​​ ‍​‌‍‌​​ ‌‍​‍ ‌​ ‍​‌‍​‍‌‍‌‍​ ‍​​‍ ‌​ ‍​​ ​​​ ​ ​ ‌‌​ ‌ ‌‍‌​​ ​​‌‍​‌​ ‌​​ ‍‌‌‍‌‍​ ‌‌​‍‌‍‌ ‌​‌ ‍‌‌ ​​‌‍‌‌​ ‌‌ ​​‌ ​‍‌‍ ‌‍‌ ‌ ​‍‌‍​‌‌‍ ‌​‍‌‍‌ ​​‌‍​‌‌ ‌​‌‍‍​​ ‌‌‍​ ‌‍ ‌‍ ‍‌ ‌​‌‍‌‌‌‍ ‍‌ ‌​‌‌​ ‌‍‌‌‌‍​ ‌ ‌​‌‍‍‌‌‍ ‌‍ ‍‌ ​ ​‍‌‌​ ‌‌‌​​‍‌‌ ‌‍‍ ‌‍‌‌‌ ‍‌​‍‌‌​ ​ ‌​‌​​‍‌‌​ ​ ‌​‌​​‍‌‌​ ​‍​ ​‍‌‍​‍​ ‍​​ ‍‌‌‍​ ‌‍​‍​ ​​​ ‌​​ ‍‌​ ‌‌‌‍​‍​ ‍​‌‍‌‍​‍‌‌​ ​‍​ ​‍​‍‌‌​ ‌‌‌​‌​​‍ ‍‌‍​ ‌‍ ‌‍ ‍‌ ‌​‌‍‌‌‌‍ ‍‌ ‌​​‍‌‌​ ‌‌‌​​‍‌‌ ‌‍‍ ‌‍‌‌‌ ‍‌​‍‌‌​ ​ ‌​‌​​‍‌‌​ ​ ‌​‌​​‍‌‌​ ​‍​ ​‍​ ​ ​ ‌‌‌‍​‍​ ​​​ ​‌‌‍​ ​ ‌​‌‍​‌​ ​​​ ​ ​ ​‌​ ​ ​‍‌‌​ ​‍​ ​‍​‍‌‌​ ‌‌‌​‌​​‍ ‍‌‍​ ‌‍‍​‌‍‍‌‌‍ ​‌‍‌​‌ ​‍‌‍‌‌‌‍ ‍​‍‌‌​ ‌‌‌​​‍‌‌ ‌‍‍ ‌‍‌‌‌ ‍‌​‍‌‌​ ​ ‌​‌​​‍‌‌​ ​ ‌​‌​​‍‌‌​ ​‍​ ​‍​ ‌‌‌‍‌‍‌‍‌​‌‍​‌​ ‌‌​ ‌ ‌‍‌‌‌‍‌‍‌‍‌‌​ ​‍‌‍‌‌​ ​‌​‍‌‌​ ​‍​ ​‍​‍‌‌​ ‌‌‌​‌​​‍ ‍‌ ‌​‌‍‌‌‌ ‍​‌ ‌​​‍‌‍‌ ​​‌‍‌‌‌ ​‍‌ ​ ‌ ​​‌‍‌‌‌‍​ ‌ ‌​‌‍‍‌‌ ‌‍‌‍‌‌​ ‌‌ ​​‌ ‌‌‌‍​‍‌‍ ​‌‍‍‌‌ ​ ‌‍‍​‌‍‌‌‌‍‌​​‍​‍‌ ‌ participate ​​​​‌ ‍ ​‍​‍‌‍ ‌ ​‍‌‍‍‌‌‍‌ ‌‍‍‌‌‍ ‍​‍​‍​ ‍‍​‍​‍‌ ​ ‌‍​‌‌‍ ‍‌‍‍‌‌ ‌​‌ ‍‌​‍ ‍‌‍‍‌‌‍ ​‍​‍​‍ ​​‍​‍‌‍‍​‌ ​‍‌‍‌‌‌‍‌‍​‍​‍​ ‍‍​‍​‍‌‍‍​‌ ‌​‌ ‌​‌ ​​​ ‍‍​‍ ​‍ ‌‍ ​‌‍ ‌‍​ ‌‍​‌‌‍ ​‌‍‍​‌‍ ‌ ​ ‌ ‌​​ ‍‍​ ​ ​ ​ ​ ​ ​ ​ ​‍ ‌‍‍‌‌‍ ‍‌ ‌​‌‍‌‌‌‍ ‍‌ ‌​​‍ ‌‍‌‌‌‍‌​‌‍‍‌‌ ‌​​‍ ‌‍ ‌‌‍ ‌‍‌​‌‍‌‌​ ‌‌ ​​‌ ​‍‌‍‌‌‌ ​ ‌‍‌‌‌‍ ‍‌ ‌​‌‍​‌‌ ‌​‌‍‍‌‌‍ ‌‍ ‍​ ‍ ‌‍‍‌‌‍‌​​ ‌​ ‌​‌‍‌‍​ ‌‍​ ‍‌​ ‌‌​ ​‌​ ‍​‌‍‌‍​‍ ‌​ ​ ​ ‌‍​ ​​​ ​ ​‍ ‌​ ‌​​ ‍​‌‍‌​​ ‌‍​‍ ‌​ ‍​‌‍​‍‌‍‌‍​ ‍​​‍ ‌​ ‍​​ ​​​ ​ ​ ‌‌​ ‌ ‌‍‌​​ ​​‌‍​‌​ ‌​​ ‍‌‌‍‌‍​ ‌‌​ ‍ ‌ ‌​‌ ‍‌‌ ​​‌‍‌‌​ ‌‌ ​​‌ ​‍‌‍ ‌‍‌ ‌ ​‍‌‍​‌‌‍ ‌​ ‍ ‌ ​​‌‍​‌‌ ‌​‌‍‍​​ ‌‌‍​ ‌‍ ‌‍ ‍‌ ‌​‌‍‌‌‌‍ ‍‌ ‌​‌‌​ ‌‍‌‌‌‍​ ‌ ‌​‌‍‍‌‌‍ ‌‍ ‍‌ ​ ​‍‌‌​ ‌‌‌​​‍‌‌ ‌‍‍ ‌‍‌‌‌ ‍‌​‍‌‌​ ​ ‌​‌​​‍‌‌​ ​ ‌​‌​​‍‌‌​ ​‍​ ​‍‌‍​‍​ ‍​​ ‍‌‌‍​ ‌‍​‍​ ​​​ ‌​​ ‍‌​ ‌‌‌‍​‍​ ‍​‌‍‌‍​‍‌‌​ ​‍​ ​‍​‍‌‌​ ‌‌‌​‌​​‍ ‍‌‍​ ‌‍ ‌‍ ‍‌ ‌​‌‍‌‌‌‍ ‍‌ ‌​​‍‌‌​ ‌‌‌​​‍‌‌ ‌‍‍ ‌‍‌‌‌ ‍‌​‍‌‌​ ​ ‌​‌​​‍‌‌​ ​ ‌​‌​​‍‌‌​ ​‍​ ​‍​ ​ ​ ‌‌‌‍​‍​ ​​​ ​‌‌‍​ ​ ‌​‌‍​‌​ ​​​ ​ ​ ​‌​ ​ ​‍‌‌​ ​‍​ ​‍​‍‌‌​ ‌‌‌​‌​​‍ ‍‌‍​ ‌‍‍​‌‍‍‌‌‍ ​‌‍‌​‌ ​‍‌‍‌‌‌‍ ‍​‍‌‌​ ‌‌‌​​‍‌‌ ‌‍‍ ‌‍‌‌‌ ‍‌​‍‌‌​ ​ ‌​‌​​‍‌‌​ ​ ‌​‌​​‍‌‌​ ​‍​ ​‍‌‍​ ​ ‌‌‌‍‌‍​ ​​​ ‌‌​ ‌‌​ ‌‍‌‍​‌​ ​‍​ ‌​​ ‌‌​ ​ ​‍‌‌​ ​‍​ ​‍​‍‌‌​ ‌‌‌​‌​​‍ ‍‌ ‌​‌‍‌‌‌ ‍​‌ ‌​​ ‌‍​‍‌‍​‌‌ ​ ‌‍‌‌‌‌‌‌‌ ​‍‌‍ ​​ ‌‌‍‍​‌ ‌​‌ ‌​‌ ​​​‍‌‌​ ​ ‌​​‌​‍‌‌​ ​‍‌​‌‍​‍‌‌​ ​‍‌​‌‍‌‍ ​‌‍ ‌‍​ ‌‍​‌‌‍ ​‌‍‍​‌‍ ‌ ​ ‌ ‌​​‍‌‌​ ​ ‌​​‌​ ​ ​ ​ ​ ​ ​ ​ ​‍‌‍‌‍‍‌‌‍‌​​ ‌​ ‌​‌‍‌‍​ ‌‍​ ‍‌​ ‌‌​ ​‌​ ‍​‌‍‌‍​‍ ‌​ ​ ​ ‌‍​ ​​​ ​ ​‍ ‌​ ‌​​ ‍​‌‍‌​​ ‌‍​‍ ‌​ ‍​‌‍​‍‌‍‌‍​ ‍​​‍ ‌​ ‍​​ ​​​ ​ ​ ‌‌​ ‌ ‌‍‌​​ ​​‌‍​‌​ ‌​​ ‍‌‌‍‌‍​ ‌‌​‍‌‍‌ ‌​‌ ‍‌‌ ​​‌‍‌‌​ ‌‌ ​​‌ ​‍‌‍ ‌‍‌ ‌ ​‍‌‍​‌‌‍ ‌​‍‌‍‌ ​​‌‍​‌‌ ‌​‌‍‍​​ ‌‌‍​ ‌‍ ‌‍ ‍‌ ‌​‌‍‌‌‌‍ ‍‌ ‌​‌‌​ ‌‍‌‌‌‍​ ‌ ‌​‌‍‍‌‌‍ ‌‍ ‍‌ ​ ​‍‌‌​ ‌‌‌​​‍‌‌ ‌‍‍ ‌‍‌‌‌ ‍‌​‍‌‌​ ​ ‌​‌​​‍‌‌​ ​ ‌​‌​​‍‌‌​ ​‍​ ​‍‌‍​‍​ ‍​​ ‍‌‌‍​ ‌‍​‍​ ​​​ ‌​​ ‍‌​ ‌‌‌‍​‍​ ‍​‌‍‌‍​‍‌‌​ ​‍​ ​‍​‍‌‌​ ‌‌‌​‌​​‍ ‍‌‍​ ‌‍ ‌‍ ‍‌ ‌​‌‍‌‌‌‍ ‍‌ ‌​​‍‌‌​ ‌‌‌​​‍‌‌ ‌‍‍ ‌‍‌‌‌ ‍‌​‍‌‌​ ​ ‌​‌​​‍‌‌​ ​ ‌​‌​​‍‌‌​ ​‍​ ​‍​ ​ ​ ‌‌‌‍​‍​ ​​​ ​‌‌‍​ ​ ‌​‌‍​‌​ ​​​ ​ ​ ​‌​ ​ ​‍‌‌​ ​‍​ ​‍​‍‌‌​ ‌‌‌​‌​​‍ ‍‌‍​ ‌‍‍​‌‍‍‌‌‍ ​‌‍‌​‌ ​‍‌‍‌‌‌‍ ‍​‍‌‌​ ‌‌‌​​‍‌‌ ‌‍‍ ‌‍‌‌‌ ‍‌​‍‌‌​ ​ ‌​‌​​‍‌‌​ ​ ‌​‌​​‍‌‌​ ​‍​ ​‍‌‍​ ​ ‌‌‌‍‌‍​ ​​​ ‌‌​ ‌‌​ ‌‍‌‍​‌​ ​‍​ ‌​​ ‌‌​ ​ ​‍‌‌​ ​‍​ ​‍​‍‌‌​ ‌‌‌​‌​​‍ ‍‌ ‌​‌‍‌‌‌ ‍​‌ ‌​​‍‌‍‌ ​​‌‍‌‌‌ ​‍‌ ​ ‌ ​​‌‍‌‌‌‍​ ‌ ‌​‌‍‍‌‌ ‌‍‌‍‌‌​ ‌‌ ​​‌ ‌‌‌‍​‍‌‍ ​‌‍‍‌‌ ​ ‌‍‍​‌‍‌‌‌‍‌​​‍​‍‌ ‌ by
offering their flexibility to alter consumption patterns as well as
produce locally generated power when needed to maintain grid
reliability.​​​​‌ ‍ ​‍​‍‌‍ ‌ ​‍‌‍‍‌‌‍‌ ‌‍‍‌‌‍ ‍​‍​‍​ ‍‍​‍​‍‌ ​ ‌‍​‌‌‍ ‍‌‍‍‌‌ ‌​‌ ‍‌​‍ ‍‌‍‍‌‌‍ ​‍​‍​‍ ​​‍​‍‌‍‍​‌ ​‍‌‍‌‌‌‍‌‍​‍​‍​ ‍‍​‍​‍‌‍‍​‌ ‌​‌ ‌​‌ ​​​ ‍‍​‍ ​‍ ‌‍ ​‌‍ ‌‍​ ‌‍​‌‌‍ ​‌‍‍​‌‍ ‌ ​ ‌ ‌​​ ‍‍​ ​ ​ ​ ​ ​ ​ ​ ​‍ ‌‍‍‌‌‍ ‍‌ ‌​‌‍‌‌‌‍ ‍‌ ‌​​‍ ‌‍‌‌‌‍‌​‌‍‍‌‌ ‌​​‍ ‌‍ ‌‌‍ ‌‍‌​‌‍‌‌​ ‌‌ ​​‌ ​‍‌‍‌‌‌ ​ ‌‍‌‌‌‍ ‍‌ ‌​‌‍​‌‌ ‌​‌‍‍‌‌‍ ‌‍ ‍​ ‍ ‌‍‍‌‌‍‌​​ ‌​ ‌​‌‍‌‍​ ‌‍​ ‍‌​ ‌‌​ ​‌​ ‍​‌‍‌‍​‍ ‌​ ​ ​ ‌‍​ ​​​ ​ ​‍ ‌​ ‌​​ ‍​‌‍‌​​ ‌‍​‍ ‌​ ‍​‌‍​‍‌‍‌‍​ ‍​​‍ ‌​ ‍​​ ​​​ ​ ​ ‌‌​ ‌ ‌‍‌​​ ​​‌‍​‌​ ‌​​ ‍‌‌‍‌‍​ ‌‌​ ‍ ‌ ‌​‌ ‍‌‌ ​​‌‍‌‌​ ‌‌ ​​‌ ​‍‌‍ ‌‍‌ ‌ ​‍‌‍​‌‌‍ ‌​ ‍ ‌ ​​‌‍​‌‌ ‌​‌‍‍​​ ‌‌‍​ ‌‍ ‌‍ ‍‌ ‌​‌‍‌‌‌‍ ‍‌ ‌​‌‌​ ‌‍‌‌‌‍​ ‌ ‌​‌‍‍‌‌‍ ‌‍ ‍‌ ​ ​‍‌‌​ ‌‌‌​​‍‌‌ ‌‍‍ ‌‍‌‌‌ ‍‌​‍‌‌​ ​ ‌​‌​​‍‌‌​ ​ ‌​‌​​‍‌‌​ ​‍​ ​‍‌‍​‍​ ‍​​ ‍‌‌‍​ ‌‍​‍​ ​​​ ‌​​ ‍‌​ ‌‌‌‍​‍​ ‍​‌‍‌‍​‍‌‌​ ​‍​ ​‍​‍‌‌​ ‌‌‌​‌​​‍ ‍‌‍​ ‌‍ ‌‍ ‍‌ ‌​‌‍‌‌‌‍ ‍‌ ‌​​‍‌‌​ ‌‌‌​​‍‌‌ ‌‍‍ ‌‍‌‌‌ ‍‌​‍‌‌​ ​ ‌​‌​​‍‌‌​ ​ ‌​‌​​‍‌‌​ ​‍​ ​‍​ ​ ​ ‌‌‌‍​‍​ ​​​ ​‌‌‍​ ​ ‌​‌‍​‌​ ​​​ ​ ​ ​‌​ ​ ​‍‌‌​ ​‍​ ​‍​‍‌‌​ ‌‌‌​‌​​‍ ‍‌‍​ ‌‍‍​‌‍‍‌‌‍ ​‌‍‌​‌ ​‍‌‍‌‌‌‍ ‍​‍‌‌​ ‌‌‌​​‍‌‌ ‌‍‍ ‌‍‌‌‌ ‍‌​‍‌‌​ ​ ‌​‌​​‍‌‌​ ​ ‌​‌​​‍‌‌​ ​‍​ ​‍​ ‌​‌‍‌‌‌‍​‍‌‍​ ​ ‌​‌‍​ ​ ‌‍‌‍​‍‌‍‌‌​ ‌​​ ​‌‌‍​ ​‍‌‌​ ​‍​ ​‍​‍‌‌​ ‌‌‌​‌​​‍ ‍‌ ‌​‌‍‌‌‌ ‍​‌ ‌​​ ‌‍​‍‌‍​‌‌ ​ ‌‍‌‌‌‌‌‌‌ ​‍‌‍ ​​ ‌‌‍‍​‌ ‌​‌ ‌​‌ ​​​‍‌‌​ ​ ‌​​‌​‍‌‌​ ​‍‌​‌‍​‍‌‌​ ​‍‌​‌‍‌‍ ​‌‍ ‌‍​ ‌‍​‌‌‍ ​‌‍‍​‌‍ ‌ ​ ‌ ‌​​‍‌‌​ ​ ‌​​‌​ ​ ​ ​ ​ ​ ​ ​ ​‍‌‍‌‍‍‌‌‍‌​​ ‌​ ‌​‌‍‌‍​ ‌‍​ ‍‌​ ‌‌​ ​‌​ ‍​‌‍‌‍​‍ ‌​ ​ ​ ‌‍​ ​​​ ​ ​‍ ‌​ ‌​​ ‍​‌‍‌​​ ‌‍​‍ ‌​ ‍​‌‍​‍‌‍‌‍​ ‍​​‍ ‌​ ‍​​ ​​​ ​ ​ ‌‌​ ‌ ‌‍‌​​ ​​‌‍​‌​ ‌​​ ‍‌‌‍‌‍​ ‌‌​‍‌‍‌ ‌​‌ ‍‌‌ ​​‌‍‌‌​ ‌‌ ​​‌ ​‍‌‍ ‌‍‌ ‌ ​‍‌‍​‌‌‍ ‌​‍‌‍‌ ​​‌‍​‌‌ ‌​‌‍‍​​ ‌‌‍​ ‌‍ ‌‍ ‍‌ ‌​‌‍‌‌‌‍ ‍‌ ‌​‌‌​ ‌‍‌‌‌‍​ ‌ ‌​‌‍‍‌‌‍ ‌‍ ‍‌ ​ ​‍‌‌​ ‌‌‌​​‍‌‌ ‌‍‍ ‌‍‌‌‌ ‍‌​‍‌‌​ ​ ‌​‌​​‍‌‌​ ​ ‌​‌​​‍‌‌​ ​‍​ ​‍‌‍​‍​ ‍​​ ‍‌‌‍​ ‌‍​‍​ ​​​ ‌​​ ‍‌​ ‌‌‌‍​‍​ ‍​‌‍‌‍​‍‌‌​ ​‍​ ​‍​‍‌‌​ ‌‌‌​‌​​‍ ‍‌‍​ ‌‍ ‌‍ ‍‌ ‌​‌‍‌‌‌‍ ‍‌ ‌​​‍‌‌​ ‌‌‌​​‍‌‌ ‌‍‍ ‌‍‌‌‌ ‍‌​‍‌‌​ ​ ‌​‌​​‍‌‌​ ​ ‌​‌​​‍‌‌​ ​‍​ ​‍​ ​ ​ ‌‌‌‍​‍​ ​​​ ​‌‌‍​ ​ ‌​‌‍​‌​ ​​​ ​ ​ ​‌​ ​ ​‍‌‌​ ​‍​ ​‍​‍‌‌​ ‌‌‌​‌​​‍ ‍‌‍​ ‌‍‍​‌‍‍‌‌‍ ​‌‍‌​‌ ​‍‌‍‌‌‌‍ ‍​‍‌‌​ ‌‌‌​​‍‌‌ ‌‍‍ ‌‍‌‌‌ ‍‌​‍‌‌​ ​ ‌​‌​​‍‌‌​ ​ ‌​‌​​‍‌‌​ ​‍​ ​‍​ ‌​‌‍‌‌‌‍​‍‌‍​ ​ ‌​‌‍​ ​ ‌‍‌‍​‍‌‍‌‌​ ‌​​ ​‌‌‍​ ​‍‌‌​ ​‍​ ​‍​‍‌‌​ ‌‌‌​‌​​‍ ‍‌ ‌​‌‍‌‌‌ ‍​‌ ‌​​‍‌‍‌ ​​‌‍‌‌‌ ​‍‌ ​ ‌ ​​‌‍‌‌‌‍​ ‌ ‌​‌‍‍‌‌ ‌‍‌‍‌‌​ ‌‌ ​​‌ ‌‌‌‍​‍‌‍ ​‌‍‍‌‌ ​ ‌‍‍​‌‍‌‌‌‍‌​​‍​‍‌ ‌
Thus far, this work includes the development of rules modernizing
New Jersey’s Interconnection Rules, Processes, and Metrics (Docket
#QO2100085), and the development of the Grid Modernization
Forum (GMF), where workgroups are being convened for targeted
discussions with relevant stakeholders that guide the development of
grid modernization rules on topics that include developing an
integrated DER plan, updating tariffs to incorporate new
interconnection rules, updating methodologies for determining
upgrade cost allocation and estimation.​​​​‌ ‍ ​‍​‍‌‍ ‌ ​‍‌‍‍‌‌‍‌ ‌‍‍‌‌‍ ‍​‍​‍​ ‍‍​‍​‍‌ ​ ‌‍​‌‌‍ ‍‌‍‍‌‌ ‌​‌ ‍‌​‍ ‍‌‍‍‌‌‍ ​‍​‍​‍ ​​‍​‍‌‍‍​‌ ​‍‌‍‌‌‌‍‌‍​‍​‍​ ‍‍​‍​‍‌‍‍​‌ ‌​‌ ‌​‌ ​​​ ‍‍​‍ ​‍ ‌‍ ​‌‍ ‌‍​ ‌‍​‌‌‍ ​‌‍‍​‌‍ ‌ ​ ‌ ‌​​ ‍‍​ ​ ​ ​ ​ ​ ​ ​ ​‍ ‌‍‍‌‌‍ ‍‌ ‌​‌‍‌‌‌‍ ‍‌ ‌​​‍ ‌‍‌‌‌‍‌​‌‍‍‌‌ ‌​​‍ ‌‍ ‌‌‍ ‌‍‌​‌‍‌‌​ ‌‌ ​​‌ ​‍‌‍‌‌‌ ​ ‌‍‌‌‌‍ ‍‌ ‌​‌‍​‌‌ ‌​‌‍‍‌‌‍ ‌‍ ‍​ ‍ ‌‍‍‌‌‍‌​​ ‌​ ‌​‌‍‌‍​ ‌‍​ ‍‌​ ‌‌​ ​‌​ ‍​‌‍‌‍​‍ ‌​ ​ ​ ‌‍​ ​​​ ​ ​‍ ‌​ ‌​​ ‍​‌‍‌​​ ‌‍​‍ ‌​ ‍​‌‍​‍‌‍‌‍​ ‍​​‍ ‌​ ‍​​ ​​​ ​ ​ ‌‌​ ‌ ‌‍‌​​ ​​‌‍​‌​ ‌​​ ‍‌‌‍‌‍​ ‌‌​ ‍ ‌ ‌​‌ ‍‌‌ ​​‌‍‌‌​ ‌‌ ​​‌ ​‍‌‍ ‌‍‌ ‌ ​‍‌‍​‌‌‍ ‌​ ‍ ‌ ​​‌‍​‌‌ ‌​‌‍‍​​ ‌‌‍​ ‌‍ ‌‍ ‍‌ ‌​‌‍‌‌‌‍ ‍‌ ‌​‌‌​ ‌‍‌‌‌‍​ ‌ ‌​‌‍‍‌‌‍ ‌‍ ‍‌ ​ ​‍‌‌​ ‌‌‌​​‍‌‌ ‌‍‍ ‌‍‌‌‌ ‍‌​‍‌‌​ ​ ‌​‌​​‍‌‌​ ​ ‌​‌​​‍‌‌​ ​‍​ ​‍‌‍​‍​ ‍​​ ‍‌‌‍​ ‌‍​‍​ ​​​ ‌​​ ‍‌​ ‌‌‌‍​‍​ ‍​‌‍‌‍​‍‌‌​ ​‍​ ​‍​‍‌‌​ ‌‌‌​‌​​‍ ‍‌‍​ ‌‍ ‌‍ ‍‌ ‌​‌‍‌‌‌‍ ‍‌ ‌​​‍‌‌​ ‌‌‌​​‍‌‌ ‌‍‍ ‌‍‌‌‌ ‍‌​‍‌‌​ ​ ‌​‌​​‍‌‌​ ​ ‌​‌​​‍‌‌​ ​‍​ ​‍​ ‌​​ ‌ ‌‍​‌​ ‌ ​ ​​​ ​‍​ ​‍‌‍​‌​ ‌‌‌‍‌​​ ‌‌‌‍​ ​‍‌‌​ ​‍​ ​‍​‍‌‌​ ‌‌‌​‌​​‍ ‍‌‍​ ‌‍‍​‌‍‍‌‌‍ ​‌‍‌​‌ ​‍‌‍‌‌‌‍ ‍​‍‌‌​ ‌‌‌​​‍‌‌ ‌‍‍ ‌‍‌‌‌ ‍‌​‍‌‌​ ​ ‌​‌​​‍‌‌​ ​ ‌​‌​​‍‌‌​ ​‍​ ​‍​ ​​​ ‍​​ ‌ ​ ​‍‌‍‌‍‌‍​‌​ ​‌​ ​​​ ‍‌‌‍‌‍‌‍​‌​ ‌ ​‍‌‌​ ​‍​ ​‍​‍‌‌​ ‌‌‌​‌​​‍ ‍‌ ‌​‌‍‌‌‌ ‍​‌ ‌​​ ‌‍​‍‌‍​‌‌ ​ ‌‍‌‌‌‌‌‌‌ ​‍‌‍ ​​ ‌‌‍‍​‌ ‌​‌ ‌​‌ ​​​‍‌‌​ ​ ‌​​‌​‍‌‌​ ​‍‌​‌‍​‍‌‌​ ​‍‌​‌‍‌‍ ​‌‍ ‌‍​ ‌‍​‌‌‍ ​‌‍‍​‌‍ ‌ ​ ‌ ‌​​‍‌‌​ ​ ‌​​‌​ ​ ​ ​ ​ ​ ​ ​ ​‍‌‍‌‍‍‌‌‍‌​​ ‌​ ‌​‌‍‌‍​ ‌‍​ ‍‌​ ‌‌​ ​‌​ ‍​‌‍‌‍​‍ ‌​ ​ ​ ‌‍​ ​​​ ​ ​‍ ‌​ ‌​​ ‍​‌‍‌​​ ‌‍​‍ ‌​ ‍​‌‍​‍‌‍‌‍​ ‍​​‍ ‌​ ‍​​ ​​​ ​ ​ ‌‌​ ‌ ‌‍‌​​ ​​‌‍​‌​ ‌​​ ‍‌‌‍‌‍​ ‌‌​‍‌‍‌ ‌​‌ ‍‌‌ ​​‌‍‌‌​ ‌‌ ​​‌ ​‍‌‍ ‌‍‌ ‌ ​‍‌‍​‌‌‍ ‌​‍‌‍‌ ​​‌‍​‌‌ ‌​‌‍‍​​ ‌‌‍​ ‌‍ ‌‍ ‍‌ ‌​‌‍‌‌‌‍ ‍‌ ‌​‌‌​ ‌‍‌‌‌‍​ ‌ ‌​‌‍‍‌‌‍ ‌‍ ‍‌ ​ ​‍‌‌​ ‌‌‌​​‍‌‌ ‌‍‍ ‌‍‌‌‌ ‍‌​‍‌‌​ ​ ‌​‌​​‍‌‌​ ​ ‌​‌​​‍‌‌​ ​‍​ ​‍‌‍​‍​ ‍​​ ‍‌‌‍​ ‌‍​‍​ ​​​ ‌​​ ‍‌​ ‌‌‌‍​‍​ ‍​‌‍‌‍​‍‌‌​ ​‍​ ​‍​‍‌‌​ ‌‌‌​‌​​‍ ‍‌‍​ ‌‍ ‌‍ ‍‌ ‌​‌‍‌‌‌‍ ‍‌ ‌​​‍‌‌​ ‌‌‌​​‍‌‌ ‌‍‍ ‌‍‌‌‌ ‍‌​‍‌‌​ ​ ‌​‌​​‍‌‌​ ​ ‌​‌​​‍‌‌​ ​‍​ ​‍​ ‌​​ ‌ ‌‍​‌​ ‌ ​ ​​​ ​‍​ ​‍‌‍​‌​ ‌‌‌‍‌​​ ‌‌‌‍​ ​‍‌‌​ ​‍​ ​‍​‍‌‌​ ‌‌‌​‌​​‍ ‍‌‍​ ‌‍‍​‌‍‍‌‌‍ ​‌‍‌​‌ ​‍‌‍‌‌‌‍ ‍​‍‌‌​ ‌‌‌​​‍‌‌ ‌‍‍ ‌‍‌‌‌ ‍‌​‍‌‌​ ​ ‌​‌​​‍‌‌​ ​ ‌​‌​​‍‌‌​ ​‍​ ​‍​ ​​​ ‍​​ ‌ ​ ​‍‌‍‌‍‌‍​‌​ ​‌​ ​​​ ‍‌‌‍‌‍‌‍​‌​ ‌ ​‍‌‌​ ​‍​ ​‍​‍‌‌​ ‌‌‌​‌​​‍ ‍‌ ‌​‌‍‌‌‌ ‍​‌ ‌​​‍‌‍‌ ​​‌‍‌‌‌ ​‍‌ ​ ‌ ​​‌‍‌‌‌‍​ ‌ ‌​‌‍‍‌‌ ‌‍‌‍‌‌​ ‌‌ ​​‌ ‌‌‌‍​‍‌‍ ​‌‍‍‌‌ ​ ‌‍‍​‌‍‌‌‌‍‌​​‍​‍‌ ‌
Navigate through the sections below to learn more about ​​​​‌ ‍ ​‍​‍‌‍ ‌ ​‍‌‍‍‌‌‍‌ ‌‍‍‌‌‍ ‍​‍​‍​ ‍‍​‍​‍‌ ​ ‌‍​‌‌‍ ‍‌‍‍‌‌ ‌​‌ ‍‌​‍ ‍‌‍‍‌‌‍ ​‍​‍​‍ ​​‍​‍‌‍‍​‌ ​‍‌‍‌‌‌‍‌‍​‍​‍​ ‍‍​‍​‍‌‍‍​‌ ‌​‌ ‌​‌ ​​​ ‍‍​‍ ​‍ ‌‍ ​‌‍ ‌‍​ ‌‍​‌‌‍ ​‌‍‍​‌‍ ‌ ​ ‌ ‌​​ ‍‍​ ​ ​ ​ ​ ​ ​ ​ ​‍ ‌‍‍‌‌‍ ‍‌ ‌​‌‍‌‌‌‍ ‍‌ ‌​​‍ ‌‍‌‌‌‍‌​‌‍‍‌‌ ‌​​‍ ‌‍ ‌‌‍ ‌‍‌​‌‍‌‌​ ‌‌ ​​‌ ​‍‌‍‌‌‌ ​ ‌‍‌‌‌‍ ‍‌ ‌​‌‍​‌‌ ‌​‌‍‍‌‌‍ ‌‍ ‍​ ‍ ‌‍‍‌‌‍‌​​ ‌​ ‌​‌‍‌‍​ ‌‍​ ‍‌​ ‌‌​ ​‌​ ‍​‌‍‌‍​‍ ‌​ ​ ​ ‌‍​ ​​​ ​ ​‍ ‌​ ‌​​ ‍​‌‍‌​​ ‌‍​‍ ‌​ ‍​‌‍​‍‌‍‌‍​ ‍​​‍ ‌​ ‍​​ ​​​ ​ ​ ‌‌​ ‌ ‌‍‌​​ ​​‌‍​‌​ ‌​​ ‍‌‌‍‌‍​ ‌‌​ ‍ ‌ ‌​‌ ‍‌‌ ​​‌‍‌‌​ ‌‌ ​​‌ ​‍‌‍ ‌‍‌ ‌ ​‍‌‍​‌‌‍ ‌​ ‍ ‌ ​​‌‍​‌‌ ‌​‌‍‍​​ ‌‌‍​ ‌‍ ‌‍ ‍‌ ‌​‌‍‌‌‌‍ ‍‌ ‌​‌‌​ ‌‍‌‌‌‍​ ‌ ‌​‌‍‍‌‌‍ ‌‍ ‍‌ ​ ​‍‌‌​ ‌‌‌​​‍‌‌ ‌‍‍ ‌‍‌‌‌ ‍‌​‍‌‌​ ​ ‌​‌​​‍‌‌​ ​ ‌​‌​​‍‌‌​ ​‍​ ​‍‌‍​‍​ ‍​​ ‍‌‌‍​ ‌‍​‍​ ​​​ ‌​​ ‍‌​ ‌‌‌‍​‍​ ‍​‌‍‌‍​‍‌‌​ ​‍​ ​‍​‍‌‌​ ‌‌‌​‌​​‍ ‍‌‍​ ‌‍ ‌‍ ‍‌ ‌​‌‍‌‌‌‍ ‍‌ ‌​​‍‌‌​ ‌‌‌​​‍‌‌ ‌‍‍ ‌‍‌‌‌ ‍‌​‍‌‌​ ​ ‌​‌​​‍‌‌​ ​ ‌​‌​​‍‌‌​ ​‍​ ​‍‌‍​‌​ ‌‌​ ​‍‌‍​‍‌‍​‍​ ​ ​ ​​​ ‌​‌‍​‌​ ​​​ ‌‌​ ​‍​‍‌‌​ ​‍​ ​‍​‍‌‌​ ‌‌‌​‌​​‍ ‍‌‍​ ‌‍‍​‌‍‍‌‌‍ ​‌‍‌​‌ ​‍‌‍‌‌‌‍ ‍​‍‌‌​ ‌‌‌​​‍‌‌ ‌‍‍ ‌‍‌‌‌ ‍‌​‍‌‌​ ​ ‌​‌​​‍‌‌​ ​ ‌​‌​​‍‌‌​ ​‍​ ​‍​ ‌‍​ ​ ​ ​‍​ ‌‍‌‍‌​‌‍‌​​ ‌​​ ​​​ ‍‌‌‍​‌​ ‌ ​ ​​​‍‌‌​ ​‍​ ​‍​‍‌‌​ ‌‌‌​‌​​‍ ‍‌ ‌​‌‍‌‌‌ ‍​‌ ‌​​ ‌‍​‍‌‍​‌‌ ​ ‌‍‌‌‌‌‌‌‌ ​‍‌‍ ​​ ‌‌‍‍​‌ ‌​‌ ‌​‌ ​​​‍‌‌​ ​ ‌​​‌​‍‌‌​ ​‍‌​‌‍​‍‌‌​ ​‍‌​‌‍‌‍ ​‌‍ ‌‍​ ‌‍​‌‌‍ ​‌‍‍​‌‍ ‌ ​ ‌ ‌​​‍‌‌​ ​ ‌​​‌​ ​ ​ ​ ​ ​ ​ ​ ​‍‌‍‌‍‍‌‌‍‌​​ ‌​ ‌​‌‍‌‍​ ‌‍​ ‍‌​ ‌‌​ ​‌​ ‍​‌‍‌‍​‍ ‌​ ​ ​ ‌‍​ ​​​ ​ ​‍ ‌​ ‌​​ ‍​‌‍‌​​ ‌‍​‍ ‌​ ‍​‌‍​‍‌‍‌‍​ ‍​​‍ ‌​ ‍​​ ​​​ ​ ​ ‌‌​ ‌ ‌‍‌​​ ​​‌‍​‌​ ‌​​ ‍‌‌‍‌‍​ ‌‌​‍‌‍‌ ‌​‌ ‍‌‌ ​​‌‍‌‌​ ‌‌ ​​‌ ​‍‌‍ ‌‍‌ ‌ ​‍‌‍​‌‌‍ ‌​‍‌‍‌ ​​‌‍​‌‌ ‌​‌‍‍​​ ‌‌‍​ ‌‍ ‌‍ ‍‌ ‌​‌‍‌‌‌‍ ‍‌ ‌​‌‌​ ‌‍‌‌‌‍​ ‌ ‌​‌‍‍‌‌‍ ‌‍ ‍‌ ​ ​‍‌‌​ ‌‌‌​​‍‌‌ ‌‍‍ ‌‍‌‌‌ ‍‌​‍‌‌​ ​ ‌​‌​​‍‌‌​ ​ ‌​‌​​‍‌‌​ ​‍​ ​‍‌‍​‍​ ‍​​ ‍‌‌‍​ ‌‍​‍​ ​​​ ‌​​ ‍‌​ ‌‌‌‍​‍​ ‍​‌‍‌‍​‍‌‌​ ​‍​ ​‍​‍‌‌​ ‌‌‌​‌​​‍ ‍‌‍​ ‌‍ ‌‍ ‍‌ ‌​‌‍‌‌‌‍ ‍‌ ‌​​‍‌‌​ ‌‌‌​​‍‌‌ ‌‍‍ ‌‍‌‌‌ ‍‌​‍‌‌​ ​ ‌​‌​​‍‌‌​ ​ ‌​‌​​‍‌‌​ ​‍​ ​‍‌‍​‌​ ‌‌​ ​‍‌‍​‍‌‍​‍​ ​ ​ ​​​ ‌​‌‍​‌​ ​​​ ‌‌​ ​‍​‍‌‌​ ​‍​ ​‍​‍‌‌​ ‌‌‌​‌​​‍ ‍‌‍​ ‌‍‍​‌‍‍‌‌‍ ​‌‍‌​‌ ​‍‌‍‌‌‌‍ ‍​‍‌‌​ ‌‌‌​​‍‌‌ ‌‍‍ ‌‍‌‌‌ ‍‌​‍‌‌​ ​ ‌​‌​​‍‌‌​ ​ ‌​‌​​‍‌‌​ ​‍​ ​‍​ ‌‍​ ​ ​ ​‍​ ‌‍‌‍‌​‌‍‌​​ ‌​​ ​​​ ‍‌‌‍​‌​ ‌ ​ ​​​‍‌‌​ ​‍​ ​‍​‍‌‌​ ‌‌‌​‌​​‍ ‍‌ ‌​‌‍‌‌‌ ‍​‌ ‌​​‍‌‍‌ ​​‌‍‌‌‌ ​‍‌ ​ ‌ ​​‌‍‌‌‌‍​ ‌ ‌​‌‍‍‌‌ ‌‍‌‍‌‌​ ‌‌ ​​‌ ‌‌‌‍​‍‌‍ ​‌‍‍‌‌ ​ ‌‍‍​‌‍‌‌‌‍‌​​‍​‍‌ ‌ What is
Grid Modernization, Why Grid Modernization, ​​​​‌ ‍ ​‍​‍‌‍ ‌ ​‍‌‍‍‌‌‍‌ ‌‍‍‌‌‍ ‍​‍​‍​ ‍‍​‍​‍‌ ​ ‌‍​‌‌‍ ‍‌‍‍‌‌ ‌​‌ ‍‌​‍ ‍‌‍‍‌‌‍ ​‍​‍​‍ ​​‍​‍‌‍‍​‌ ​‍‌‍‌‌‌‍‌‍​‍​‍​ ‍‍​‍​‍‌‍‍​‌ ‌​‌ ‌​‌ ​​​ ‍‍​‍ ​‍ ‌‍ ​‌‍ ‌‍​ ‌‍​‌‌‍ ​‌‍‍​‌‍ ‌ ​ ‌ ‌​​ ‍‍​ ​ ​ ​ ​ ​ ​ ​ ​‍ ‌‍‍‌‌‍ ‍‌ ‌​‌‍‌‌‌‍ ‍‌ ‌​​‍ ‌‍‌‌‌‍‌​‌‍‍‌‌ ‌​​‍ ‌‍ ‌‌‍ ‌‍‌​‌‍‌‌​ ‌‌ ​​‌ ​‍‌‍‌‌‌ ​ ‌‍‌‌‌‍ ‍‌ ‌​‌‍​‌‌ ‌​‌‍‍‌‌‍ ‌‍ ‍​ ‍ ‌‍‍‌‌‍‌​​ ‌​ ‌​‌‍‌‍​ ‌‍​ ‍‌​ ‌‌​ ​‌​ ‍​‌‍‌‍​‍ ‌​ ​ ​ ‌‍​ ​​​ ​ ​‍ ‌​ ‌​​ ‍​‌‍‌​​ ‌‍​‍ ‌​ ‍​‌‍​‍‌‍‌‍​ ‍​​‍ ‌​ ‍​​ ​​​ ​ ​ ‌‌​ ‌ ‌‍‌​​ ​​‌‍​‌​ ‌​​ ‍‌‌‍‌‍​ ‌‌​ ‍ ‌ ‌​‌ ‍‌‌ ​​‌‍‌‌​ ‌‌ ​​‌ ​‍‌‍ ‌‍‌ ‌ ​‍‌‍​‌‌‍ ‌​ ‍ ‌ ​​‌‍​‌‌ ‌​‌‍‍​​ ‌‌‍​ ‌‍ ‌‍ ‍‌ ‌​‌‍‌‌‌‍ ‍‌ ‌​‌‌​ ‌‍‌‌‌‍​ ‌ ‌​‌‍‍‌‌‍ ‌‍ ‍‌ ​ ​‍‌‌​ ‌‌‌​​‍‌‌ ‌‍‍ ‌‍‌‌‌ ‍‌​‍‌‌​ ​ ‌​‌​​‍‌‌​ ​ ‌​‌​​‍‌‌​ ​‍​ ​‍‌‍​‍​ ‍​​ ‍‌‌‍​ ‌‍​‍​ ​​​ ‌​​ ‍‌​ ‌‌‌‍​‍​ ‍​‌‍‌‍​‍‌‌​ ​‍​ ​‍​‍‌‌​ ‌‌‌​‌​​‍ ‍‌‍​ ‌‍ ‌‍ ‍‌ ‌​‌‍‌‌‌‍ ‍‌ ‌​​‍‌‌​ ‌‌‌​​‍‌‌ ‌‍‍ ‌‍‌‌‌ ‍‌​‍‌‌​ ​ ‌​‌​​‍‌‌​ ​ ‌​‌​​‍‌‌​ ​‍​ ​‍‌‍​‌​ ‌‌​ ​‍‌‍​‍‌‍​‍​ ​ ​ ​​​ ‌​‌‍​‌​ ​​​ ‌‌​ ​‍​‍‌‌​ ​‍​ ​‍​‍‌‌​ ‌‌‌​‌​​‍ ‍‌‍​ ‌‍‍​‌‍‍‌‌‍ ​‌‍‌​‌ ​‍‌‍‌‌‌‍ ‍​‍‌‌​ ‌‌‌​​‍‌‌ ‌‍‍ ‌‍‌‌‌ ‍‌​‍‌‌​ ​ ‌​‌​​‍‌‌​ ​ ‌​‌​​‍‌‌​ ​‍​ ​‍​ ​‍​ ​​​ ​​‌‍​ ‌‍‌‌‌‍‌​‌‍‌​​ ‌​‌‍‌​‌‍‌‍​ ‍​‌‍‌​​‍‌‌​ ​‍​ ​‍​‍‌‌​ ‌‌‌​‌​​‍ ‍‌ ‌​‌‍‌‌‌ ‍​‌ ‌​​ ‌‍​‍‌‍​‌‌ ​ ‌‍‌‌‌‌‌‌‌ ​‍‌‍ ​​ ‌‌‍‍​‌ ‌​‌ ‌​‌ ​​​‍‌‌​ ​ ‌​​‌​‍‌‌​ ​‍‌​‌‍​‍‌‌​ ​‍‌​‌‍‌‍ ​‌‍ ‌‍​ ‌‍​‌‌‍ ​‌‍‍​‌‍ ‌ ​ ‌ ‌​​‍‌‌​ ​ ‌​​‌​ ​ ​ ​ ​ ​ ​ ​ ​‍‌‍‌‍‍‌‌‍‌​​ ‌​ ‌​‌‍‌‍​ ‌‍​ ‍‌​ ‌‌​ ​‌​ ‍​‌‍‌‍​‍ ‌​ ​ ​ ‌‍​ ​​​ ​ ​‍ ‌​ ‌​​ ‍​‌‍‌​​ ‌‍​‍ ‌​ ‍​‌‍​‍‌‍‌‍​ ‍​​‍ ‌​ ‍​​ ​​​ ​ ​ ‌‌​ ‌ ‌‍‌​​ ​​‌‍​‌​ ‌​​ ‍‌‌‍‌‍​ ‌‌​‍‌‍‌ ‌​‌ ‍‌‌ ​​‌‍‌‌​ ‌‌ ​​‌ ​‍‌‍ ‌‍‌ ‌ ​‍‌‍​‌‌‍ ‌​‍‌‍‌ ​​‌‍​‌‌ ‌​‌‍‍​​ ‌‌‍​ ‌‍ ‌‍ ‍‌ ‌​‌‍‌‌‌‍ ‍‌ ‌​‌‌​ ‌‍‌‌‌‍​ ‌ ‌​‌‍‍‌‌‍ ‌‍ ‍‌ ​ ​‍‌‌​ ‌‌‌​​‍‌‌ ‌‍‍ ‌‍‌‌‌ ‍‌​‍‌‌​ ​ ‌​‌​​‍‌‌​ ​ ‌​‌​​‍‌‌​ ​‍​ ​‍‌‍​‍​ ‍​​ ‍‌‌‍​ ‌‍​‍​ ​​​ ‌​​ ‍‌​ ‌‌‌‍​‍​ ‍​‌‍‌‍​‍‌‌​ ​‍​ ​‍​‍‌‌​ ‌‌‌​‌​​‍ ‍‌‍​ ‌‍ ‌‍ ‍‌ ‌​‌‍‌‌‌‍ ‍‌ ‌​​‍‌‌​ ‌‌‌​​‍‌‌ ‌‍‍ ‌‍‌‌‌ ‍‌​‍‌‌​ ​ ‌​‌​​‍‌‌​ ​ ‌​‌​​‍‌‌​ ​‍​ ​‍‌‍​‌​ ‌‌​ ​‍‌‍​‍‌‍​‍​ ​ ​ ​​​ ‌​‌‍​‌​ ​​​ ‌‌​ ​‍​‍‌‌​ ​‍​ ​‍​‍‌‌​ ‌‌‌​‌​​‍ ‍‌‍​ ‌‍‍​‌‍‍‌‌‍ ​‌‍‌​‌ ​‍‌‍‌‌‌‍ ‍​‍‌‌​ ‌‌‌​​‍‌‌ ‌‍‍ ‌‍‌‌‌ ‍‌​‍‌‌​ ​ ‌​‌​​‍‌‌​ ​ ‌​‌​​‍‌‌​ ​‍​ ​‍​ ​‍​ ​​​ ​​‌‍​ ‌‍‌‌‌‍‌​‌‍‌​​ ‌​‌‍‌​‌‍‌‍​ ‍​‌‍‌​​‍‌‌​ ​‍​ ​‍​‍‌‌​ ‌‌‌​‌​​‍ ‍‌ ‌​‌‍‌‌‌ ‍​‌ ‌​​‍‌‍‌ ​​‌‍‌‌‌ ​‍‌ ​ ‌ ​​‌‍‌‌‌‍​ ‌ ‌​‌‍‍‌‌ ‌‍‌‍‌‌​ ‌‌ ​​‌ ‌‌‌‍​‍‌‍ ​‌‍‍‌‌ ​ ‌‍‍​‌‍‌‌‌‍‌​​‍​‍‌ ‌ details about the
GMF Workgroups​​​​‌ ‍ ​‍​‍‌‍ ‌ ​‍‌‍‍‌‌‍‌ ‌‍‍‌‌‍ ‍​‍​‍​ ‍‍​‍​‍‌ ​ ‌‍​‌‌‍ ‍‌‍‍‌‌ ‌​‌ ‍‌​‍ ‍‌‍‍‌‌‍ ​‍​‍​‍ ​​‍​‍‌‍‍​‌ ​‍‌‍‌‌‌‍‌‍​‍​‍​ ‍‍​‍​‍‌‍‍​‌ ‌​‌ ‌​‌ ​​​ ‍‍​‍ ​‍ ‌‍ ​‌‍ ‌‍​ ‌‍​‌‌‍ ​‌‍‍​‌‍ ‌ ​ ‌ ‌​​ ‍‍​ ​ ​ ​ ​ ​ ​ ​ ​‍ ‌‍‍‌‌‍ ‍‌ ‌​‌‍‌‌‌‍ ‍‌ ‌​​‍ ‌‍‌‌‌‍‌​‌‍‍‌‌ ‌​​‍ ‌‍ ‌‌‍ ‌‍‌​‌‍‌‌​ ‌‌ ​​‌ ​‍‌‍‌‌‌ ​ ‌‍‌‌‌‍ ‍‌ ‌​‌‍​‌‌ ‌​‌‍‍‌‌‍ ‌‍ ‍​ ‍ ‌‍‍‌‌‍‌​​ ‌​ ‌​‌‍‌‍​ ‌‍​ ‍‌​ ‌‌​ ​‌​ ‍​‌‍‌‍​‍ ‌​ ​ ​ ‌‍​ ​​​ ​ ​‍ ‌​ ‌​​ ‍​‌‍‌​​ ‌‍​‍ ‌​ ‍​‌‍​‍‌‍‌‍​ ‍​​‍ ‌​ ‍​​ ​​​ ​ ​ ‌‌​ ‌ ‌‍‌​​ ​​‌‍​‌​ ‌​​ ‍‌‌‍‌‍​ ‌‌​ ‍ ‌ ‌​‌ ‍‌‌ ​​‌‍‌‌​ ‌‌ ​​‌ ​‍‌‍ ‌‍‌ ‌ ​‍‌‍​‌‌‍ ‌​ ‍ ‌ ​​‌‍​‌‌ ‌​‌‍‍​​ ‌‌‍​ ‌‍ ‌‍ ‍‌ ‌​‌‍‌‌‌‍ ‍‌ ‌​‌‌​ ‌‍‌‌‌‍​ ‌ ‌​‌‍‍‌‌‍ ‌‍ ‍‌ ​ ​‍‌‌​ ‌‌‌​​‍‌‌ ‌‍‍ ‌‍‌‌‌ ‍‌​‍‌‌​ ​ ‌​‌​​‍‌‌​ ​ ‌​‌​​‍‌‌​ ​‍​ ​‍‌‍​‍​ ‍​​ ‍‌‌‍​ ‌‍​‍​ ​​​ ‌​​ ‍‌​ ‌‌‌‍​‍​ ‍​‌‍‌‍​‍‌‌​ ​‍​ ​‍​‍‌‌​ ‌‌‌​‌​​‍ ‍‌‍​ ‌‍ ‌‍ ‍‌ ‌​‌‍‌‌‌‍ ‍‌ ‌​​‍‌‌​ ‌‌‌​​‍‌‌ ‌‍‍ ‌‍‌‌‌ ‍‌​‍‌‌​ ​ ‌​‌​​‍‌‌​ ​ ‌​‌​​‍‌‌​ ​‍​ ​‍‌‍​‌​ ‌‌​ ​‍‌‍​‍‌‍​‍​ ​ ​ ​​​ ‌​‌‍​‌​ ​​​ ‌‌​ ​‍​‍‌‌​ ​‍​ ​‍​‍‌‌​ ‌‌‌​‌​​‍ ‍‌‍​ ‌‍‍​‌‍‍‌‌‍ ​‌‍‌​‌ ​‍‌‍‌‌‌‍ ‍​‍‌‌​ ‌‌‌​​‍‌‌ ‌‍‍ ‌‍‌‌‌ ‍‌​‍‌‌​ ​ ‌​‌​​‍‌‌​ ​ ‌​‌​​‍‌‌​ ​‍​ ​‍​ ‌​‌‍‌‍​ ​‌​ ‌‌​ ​‌​ ​​‌‍‌‌‌‍‌‍​ ‌​‌‍‌​​ ‍​‌‍​ ​‍‌‌​ ​‍​ ​‍​‍‌‌​ ‌‌‌​‌​​‍ ‍‌ ‌​‌‍‌‌‌ ‍​‌ ‌​​ ‌‍​‍‌‍​‌‌ ​ ‌‍‌‌‌‌‌‌‌ ​‍‌‍ ​​ ‌‌‍‍​‌ ‌​‌ ‌​‌ ​​​‍‌‌​ ​ ‌​​‌​‍‌‌​ ​‍‌​‌‍​‍‌‌​ ​‍‌​‌‍‌‍ ​‌‍ ‌‍​ ‌‍​‌‌‍ ​‌‍‍​‌‍ ‌ ​ ‌ ‌​​‍‌‌​ ​ ‌​​‌​ ​ ​ ​ ​ ​ ​ ​ ​‍‌‍‌‍‍‌‌‍‌​​ ‌​ ‌​‌‍‌‍​ ‌‍​ ‍‌​ ‌‌​ ​‌​ ‍​‌‍‌‍​‍ ‌​ ​ ​ ‌‍​ ​​​ ​ ​‍ ‌​ ‌​​ ‍​‌‍‌​​ ‌‍​‍ ‌​ ‍​‌‍​‍‌‍‌‍​ ‍​​‍ ‌​ ‍​​ ​​​ ​ ​ ‌‌​ ‌ ‌‍‌​​ ​​‌‍​‌​ ‌​​ ‍‌‌‍‌‍​ ‌‌​‍‌‍‌ ‌​‌ ‍‌‌ ​​‌‍‌‌​ ‌‌ ​​‌ ​‍‌‍ ‌‍‌ ‌ ​‍‌‍​‌‌‍ ‌​‍‌‍‌ ​​‌‍​‌‌ ‌​‌‍‍​​ ‌‌‍​ ‌‍ ‌‍ ‍‌ ‌​‌‍‌‌‌‍ ‍‌ ‌​‌‌​ ‌‍‌‌‌‍​ ‌ ‌​‌‍‍‌‌‍ ‌‍ ‍‌ ​ ​‍‌‌​ ‌‌‌​​‍‌‌ ‌‍‍ ‌‍‌‌‌ ‍‌​‍‌‌​ ​ ‌​‌​​‍‌‌​ ​ ‌​‌​​‍‌‌​ ​‍​ ​‍‌‍​‍​ ‍​​ ‍‌‌‍​ ‌‍​‍​ ​​​ ‌​​ ‍‌​ ‌‌‌‍​‍​ ‍​‌‍‌‍​‍‌‌​ ​‍​ ​‍​‍‌‌​ ‌‌‌​‌​​‍ ‍‌‍​ ‌‍ ‌‍ ‍‌ ‌​‌‍‌‌‌‍ ‍‌ ‌​​‍‌‌​ ‌‌‌​​‍‌‌ ‌‍‍ ‌‍‌‌‌ ‍‌​‍‌‌​ ​ ‌​‌​​‍‌‌​ ​ ‌​‌​​‍‌‌​ ​‍​ ​‍‌‍​‌​ ‌‌​ ​‍‌‍​‍‌‍​‍​ ​ ​ ​​​ ‌​‌‍​‌​ ​​​ ‌‌​ ​‍​‍‌‌​ ​‍​ ​‍​‍‌‌​ ‌‌‌​‌​​‍ ‍‌‍​ ‌‍‍​‌‍‍‌‌‍ ​‌‍‌​‌ ​‍‌‍‌‌‌‍ ‍​‍‌‌​ ‌‌‌​​‍‌‌ ‌‍‍ ‌‍‌‌‌ ‍‌​‍‌‌​ ​ ‌​‌​​‍‌‌​ ​ ‌​‌​​‍‌‌​ ​‍​ ​‍​ ‌​‌‍‌‍​ ​‌​ ‌‌​ ​‌​ ​​‌‍‌‌‌‍‌‍​ ‌​‌‍‌​​ ‍​‌‍​ ​‍‌‌​ ​‍​ ​‍​‍‌‌​ ‌‌‌​‌​​‍ ‍‌ ‌​‌‍‌‌‌ ‍​‌ ‌​​‍‌‍‌ ​​‌‍‌‌‌ ​‍‌ ​ ‌ ​​‌‍‌‌‌‍​ ‌ ‌​‌‍‍‌‌ ‌‍‌‍‌‌​ ‌‌ ​​‌ ‌‌‌‍​‍‌‍ ​‌‍‍‌‌ ​ ‌‍‍​‌‍‌‌‌‍‌​​‍​‍‌ ‌, and ​​​​‌ ‍ ​‍​‍‌‍ ‌ ​‍‌‍‍‌‌‍‌ ‌‍‍‌‌‍ ‍​‍​‍​ ‍‍​‍​‍‌ ​ ‌‍​‌‌‍ ‍‌‍‍‌‌ ‌​‌ ‍‌​‍ ‍‌‍‍‌‌‍ ​‍​‍​‍ ​​‍​‍‌‍‍​‌ ​‍‌‍‌‌‌‍‌‍​‍​‍​ ‍‍​‍​‍‌‍‍​‌ ‌​‌ ‌​‌ ​​​ ‍‍​‍ ​‍ ‌‍ ​‌‍ ‌‍​ ‌‍​‌‌‍ ​‌‍‍​‌‍ ‌ ​ ‌ ‌​​ ‍‍​ ​ ​ ​ ​ ​ ​ ​ ​‍ ‌‍‍‌‌‍ ‍‌ ‌​‌‍‌‌‌‍ ‍‌ ‌​​‍ ‌‍‌‌‌‍‌​‌‍‍‌‌ ‌​​‍ ‌‍ ‌‌‍ ‌‍‌​‌‍‌‌​ ‌‌ ​​‌ ​‍‌‍‌‌‌ ​ ‌‍‌‌‌‍ ‍‌ ‌​‌‍​‌‌ ‌​‌‍‍‌‌‍ ‌‍ ‍​ ‍ ‌‍‍‌‌‍‌​​ ‌​ ‌​‌‍‌‍​ ‌‍​ ‍‌​ ‌‌​ ​‌​ ‍​‌‍‌‍​‍ ‌​ ​ ​ ‌‍​ ​​​ ​ ​‍ ‌​ ‌​​ ‍​‌‍‌​​ ‌‍​‍ ‌​ ‍​‌‍​‍‌‍‌‍​ ‍​​‍ ‌​ ‍​​ ​​​ ​ ​ ‌‌​ ‌ ‌‍‌​​ ​​‌‍​‌​ ‌​​ ‍‌‌‍‌‍​ ‌‌​ ‍ ‌ ‌​‌ ‍‌‌ ​​‌‍‌‌​ ‌‌ ​​‌ ​‍‌‍ ‌‍‌ ‌ ​‍‌‍​‌‌‍ ‌​ ‍ ‌ ​​‌‍​‌‌ ‌​‌‍‍​​ ‌‌‍​ ‌‍ ‌‍ ‍‌ ‌​‌‍‌‌‌‍ ‍‌ ‌​‌‌​ ‌‍‌‌‌‍​ ‌ ‌​‌‍‍‌‌‍ ‌‍ ‍‌ ​ ​‍‌‌​ ‌‌‌​​‍‌‌ ‌‍‍ ‌‍‌‌‌ ‍‌​‍‌‌​ ​ ‌​‌​​‍‌‌​ ​ ‌​‌​​‍‌‌​ ​‍​ ​‍‌‍​‍​ ‍​​ ‍‌‌‍​ ‌‍​‍​ ​​​ ‌​​ ‍‌​ ‌‌‌‍​‍​ ‍​‌‍‌‍​‍‌‌​ ​‍​ ​‍​‍‌‌​ ‌‌‌​‌​​‍ ‍‌‍​ ‌‍ ‌‍ ‍‌ ‌​‌‍‌‌‌‍ ‍‌ ‌​​‍‌‌​ ‌‌‌​​‍‌‌ ‌‍‍ ‌‍‌‌‌ ‍‌​‍‌‌​ ​ ‌​‌​​‍‌‌​ ​ ‌​‌​​‍‌‌​ ​‍​ ​‍‌‍​‌​ ‌‌​ ​‍‌‍​‍‌‍​‍​ ​ ​ ​​​ ‌​‌‍​‌​ ​​​ ‌‌​ ​‍​‍‌‌​ ​‍​ ​‍​‍‌‌​ ‌‌‌​‌​​‍ ‍‌‍​ ‌‍‍​‌‍‍‌‌‍ ​‌‍‌​‌ ​‍‌‍‌‌‌‍ ‍​‍‌‌​ ‌‌‌​​‍‌‌ ‌‍‍ ‌‍‌‌‌ ‍‌​‍‌‌​ ​ ‌​‌​​‍‌‌​ ​ ‌​‌​​‍‌‌​ ​‍​ ​‍​ ‌​​ ‌‍​ ‌‌‌‍​‍​ ​‍​ ​ ​ ‌ ‌‍​‍​ ​‌​ ​ ​ ‍‌‌‍​‍​‍‌‌​ ​‍​ ​‍​‍‌‌​ ‌‌‌​‌​​‍ ‍‌ ‌​‌‍‌‌‌ ‍​‌ ‌​​ ‌‍​‍‌‍​‌‌ ​ ‌‍‌‌‌‌‌‌‌ ​‍‌‍ ​​ ‌‌‍‍​‌ ‌​‌ ‌​‌ ​​​‍‌‌​ ​ ‌​​‌​‍‌‌​ ​‍‌​‌‍​‍‌‌​ ​‍‌​‌‍‌‍ ​‌‍ ‌‍​ ‌‍​‌‌‍ ​‌‍‍​‌‍ ‌ ​ ‌ ‌​​‍‌‌​ ​ ‌​​‌​ ​ ​ ​ ​ ​ ​ ​ ​‍‌‍‌‍‍‌‌‍‌​​ ‌​ ‌​‌‍‌‍​ ‌‍​ ‍‌​ ‌‌​ ​‌​ ‍​‌‍‌‍​‍ ‌​ ​ ​ ‌‍​ ​​​ ​ ​‍ ‌​ ‌​​ ‍​‌‍‌​​ ‌‍​‍ ‌​ ‍​‌‍​‍‌‍‌‍​ ‍​​‍ ‌​ ‍​​ ​​​ ​ ​ ‌‌​ ‌ ‌‍‌​​ ​​‌‍​‌​ ‌​​ ‍‌‌‍‌‍​ ‌‌​‍‌‍‌ ‌​‌ ‍‌‌ ​​‌‍‌‌​ ‌‌ ​​‌ ​‍‌‍ ‌‍‌ ‌ ​‍‌‍​‌‌‍ ‌​‍‌‍‌ ​​‌‍​‌‌ ‌​‌‍‍​​ ‌‌‍​ ‌‍ ‌‍ ‍‌ ‌​‌‍‌‌‌‍ ‍‌ ‌​‌‌​ ‌‍‌‌‌‍​ ‌ ‌​‌‍‍‌‌‍ ‌‍ ‍‌ ​ ​‍‌‌​ ‌‌‌​​‍‌‌ ‌‍‍ ‌‍‌‌‌ ‍‌​‍‌‌​ ​ ‌​‌​​‍‌‌​ ​ ‌​‌​​‍‌‌​ ​‍​ ​‍‌‍​‍​ ‍​​ ‍‌‌‍​ ‌‍​‍​ ​​​ ‌​​ ‍‌​ ‌‌‌‍​‍​ ‍​‌‍‌‍​‍‌‌​ ​‍​ ​‍​‍‌‌​ ‌‌‌​‌​​‍ ‍‌‍​ ‌‍ ‌‍ ‍‌ ‌​‌‍‌‌‌‍ ‍‌ ‌​​‍‌‌​ ‌‌‌​​‍‌‌ ‌‍‍ ‌‍‌‌‌ ‍‌​‍‌‌​ ​ ‌​‌​​‍‌‌​ ​ ‌​‌​​‍‌‌​ ​‍​ ​‍‌‍​‌​ ‌‌​ ​‍‌‍​‍‌‍​‍​ ​ ​ ​​​ ‌​‌‍​‌​ ​​​ ‌‌​ ​‍​‍‌‌​ ​‍​ ​‍​‍‌‌​ ‌‌‌​‌​​‍ ‍‌‍​ ‌‍‍​‌‍‍‌‌‍ ​‌‍‌​‌ ​‍‌‍‌‌‌‍ ‍​‍‌‌​ ‌‌‌​​‍‌‌ ‌‍‍ ‌‍‌‌‌ ‍‌​‍‌‌​ ​ ‌​‌​​‍‌‌​ ​ ‌​‌​​‍‌‌​ ​‍​ ​‍​ ‌​​ ‌‍​ ‌‌‌‍​‍​ ​‍​ ​ ​ ‌ ‌‍​‍​ ​‌​ ​ ​ ‍‌‌‍​‍​‍‌‌​ ​‍​ ​‍​‍‌‌​ ‌‌‌​‌​​‍ ‍‌ ‌​‌‍‌‌‌ ‍​‌ ‌​​‍‌‍‌ ​​‌‍‌‌‌ ​‍‌ ​ ‌ ​​‌‍‌‌‌‍​ ‌ ‌​‌‍‍‌‌ ‌‍‌‍‌‌​ ‌‌ ​​‌ ‌‌‌‍​‍‌‍ ​‌‍‍‌‌ ​ ‌‍‍​‌‍‌‌‌‍‌​​‍​‍‌ ‌ GMF Activities and Archives​​​​‌ ‍ ​‍​‍‌‍ ‌ ​‍‌‍‍‌‌‍‌ ‌‍‍‌‌‍ ‍​‍​‍​ ‍‍​‍​‍‌ ​ ‌‍​‌‌‍ ‍‌‍‍‌‌ ‌​‌ ‍‌​‍ ‍‌‍‍‌‌‍ ​‍​‍​‍ ​​‍​‍‌‍‍​‌ ​‍‌‍‌‌‌‍‌‍​‍​‍​ ‍‍​‍​‍‌‍‍​‌ ‌​‌ ‌​‌ ​​​ ‍‍​‍ ​‍ ‌‍ ​‌‍ ‌‍​ ‌‍​‌‌‍ ​‌‍‍​‌‍ ‌ ​ ‌ ‌​​ ‍‍​ ​ ​ ​ ​ ​ ​ ​ ​‍ ‌‍‍‌‌‍ ‍‌ ‌​‌‍‌‌‌‍ ‍‌ ‌​​‍ ‌‍‌‌‌‍‌​‌‍‍‌‌ ‌​​‍ ‌‍ ‌‌‍ ‌‍‌​‌‍‌‌​ ‌‌ ​​‌ ​‍‌‍‌‌‌ ​ ‌‍‌‌‌‍ ‍‌ ‌​‌‍​‌‌ ‌​‌‍‍‌‌‍ ‌‍ ‍​ ‍ ‌‍‍‌‌‍‌​​ ‌​ ‌​‌‍‌‍​ ‌‍​ ‍‌​ ‌‌​ ​‌​ ‍​‌‍‌‍​‍ ‌​ ​ ​ ‌‍​ ​​​ ​ ​‍ ‌​ ‌​​ ‍​‌‍‌​​ ‌‍​‍ ‌​ ‍​‌‍​‍‌‍‌‍​ ‍​​‍ ‌​ ‍​​ ​​​ ​ ​ ‌‌​ ‌ ‌‍‌​​ ​​‌‍​‌​ ‌​​ ‍‌‌‍‌‍​ ‌‌​ ‍ ‌ ‌​‌ ‍‌‌ ​​‌‍‌‌​ ‌‌ ​​‌ ​‍‌‍ ‌‍‌ ‌ ​‍‌‍​‌‌‍ ‌​ ‍ ‌ ​​‌‍​‌‌ ‌​‌‍‍​​ ‌‌‍​ ‌‍ ‌‍ ‍‌ ‌​‌‍‌‌‌‍ ‍‌ ‌​‌‌​ ‌‍‌‌‌‍​ ‌ ‌​‌‍‍‌‌‍ ‌‍ ‍‌ ​ ​‍‌‌​ ‌‌‌​​‍‌‌ ‌‍‍ ‌‍‌‌‌ ‍‌​‍‌‌​ ​ ‌​‌​​‍‌‌​ ​ ‌​‌​​‍‌‌​ ​‍​ ​‍‌‍​‍​ ‍​​ ‍‌‌‍​ ‌‍​‍​ ​​​ ‌​​ ‍‌​ ‌‌‌‍​‍​ ‍​‌‍‌‍​‍‌‌​ ​‍​ ​‍​‍‌‌​ ‌‌‌​‌​​‍ ‍‌‍​ ‌‍ ‌‍ ‍‌ ‌​‌‍‌‌‌‍ ‍‌ ‌​​‍‌‌​ ‌‌‌​​‍‌‌ ‌‍‍ ‌‍‌‌‌ ‍‌​‍‌‌​ ​ ‌​‌​​‍‌‌​ ​ ‌​‌​​‍‌‌​ ​‍​ ​‍‌‍​‌​ ‌‌​ ​‍‌‍​‍‌‍​‍​ ​ ​ ​​​ ‌​‌‍​‌​ ​​​ ‌‌​ ​‍​‍‌‌​ ​‍​ ​‍​‍‌‌​ ‌‌‌​‌​​‍ ‍‌‍​ ‌‍‍​‌‍‍‌‌‍ ​‌‍‌​‌ ​‍‌‍‌‌‌‍ ‍​‍‌‌​ ‌‌‌​​‍‌‌ ‌‍‍ ‌‍‌‌‌ ‍‌​‍‌‌​ ​ ‌​‌​​‍‌‌​ ​ ‌​‌​​‍‌‌​ ​‍​ ​‍​ ‍​‌‍​‌‌‍​‍‌‍‌​​ ​‌​ ​ ‌‍‌‍​ ‌ ‌‍​‌​ ‌‍​ ​ ​ ​ ​‍‌‌​ ​‍​ ​‍​‍‌‌​ ‌‌‌​‌​​‍ ‍‌ ‌​‌‍‌‌‌ ‍​‌ ‌​​ ‌‍​‍‌‍​‌‌ ​ ‌‍‌‌‌‌‌‌‌ ​‍‌‍ ​​ ‌‌‍‍​‌ ‌​‌ ‌​‌ ​​​‍‌‌​ ​ ‌​​‌​‍‌‌​ ​‍‌​‌‍​‍‌‌​ ​‍‌​‌‍‌‍ ​‌‍ ‌‍​ ‌‍​‌‌‍ ​‌‍‍​‌‍ ‌ ​ ‌ ‌​​‍‌‌​ ​ ‌​​‌​ ​ ​ ​ ​ ​ ​ ​ ​‍‌‍‌‍‍‌‌‍‌​​ ‌​ ‌​‌‍‌‍​ ‌‍​ ‍‌​ ‌‌​ ​‌​ ‍​‌‍‌‍​‍ ‌​ ​ ​ ‌‍​ ​​​ ​ ​‍ ‌​ ‌​​ ‍​‌‍‌​​ ‌‍​‍ ‌​ ‍​‌‍​‍‌‍‌‍​ ‍​​‍ ‌​ ‍​​ ​​​ ​ ​ ‌‌​ ‌ ‌‍‌​​ ​​‌‍​‌​ ‌​​ ‍‌‌‍‌‍​ ‌‌​‍‌‍‌ ‌​‌ ‍‌‌ ​​‌‍‌‌​ ‌‌ ​​‌ ​‍‌‍ ‌‍‌ ‌ ​‍‌‍​‌‌‍ ‌​‍‌‍‌ ​​‌‍​‌‌ ‌​‌‍‍​​ ‌‌‍​ ‌‍ ‌‍ ‍‌ ‌​‌‍‌‌‌‍ ‍‌ ‌​‌‌​ ‌‍‌‌‌‍​ ‌ ‌​‌‍‍‌‌‍ ‌‍ ‍‌ ​ ​‍‌‌​ ‌‌‌​​‍‌‌ ‌‍‍ ‌‍‌‌‌ ‍‌​‍‌‌​ ​ ‌​‌​​‍‌‌​ ​ ‌​‌​​‍‌‌​ ​‍​ ​‍‌‍​‍​ ‍​​ ‍‌‌‍​ ‌‍​‍​ ​​​ ‌​​ ‍‌​ ‌‌‌‍​‍​ ‍​‌‍‌‍​‍‌‌​ ​‍​ ​‍​‍‌‌​ ‌‌‌​‌​​‍ ‍‌‍​ ‌‍ ‌‍ ‍‌ ‌​‌‍‌‌‌‍ ‍‌ ‌​​‍‌‌​ ‌‌‌​​‍‌‌ ‌‍‍ ‌‍‌‌‌ ‍‌​‍‌‌​ ​ ‌​‌​​‍‌‌​ ​ ‌​‌​​‍‌‌​ ​‍​ ​‍‌‍​‌​ ‌‌​ ​‍‌‍​‍‌‍​‍​ ​ ​ ​​​ ‌​‌‍​‌​ ​​​ ‌‌​ ​‍​‍‌‌​ ​‍​ ​‍​‍‌‌​ ‌‌‌​‌​​‍ ‍‌‍​ ‌‍‍​‌‍‍‌‌‍ ​‌‍‌​‌ ​‍‌‍‌‌‌‍ ‍​‍‌‌​ ‌‌‌​​‍‌‌ ‌‍‍ ‌‍‌‌‌ ‍‌​‍‌‌​ ​ ‌​‌​​‍‌‌​ ​ ‌​‌​​‍‌‌​ ​‍​ ​‍​ ‍​‌‍​‌‌‍​‍‌‍‌​​ ​‌​ ​ ‌‍‌‍​ ‌ ‌‍​‌​ ‌‍​ ​ ​ ​ ​‍‌‌​ ​‍​ ​‍​‍‌‌​ ‌‌‌​‌​​‍ ‍‌ ‌​‌‍‌‌‌ ‍​‌ ‌​​‍‌‍‌ ​​‌‍‌‌‌ ​‍‌ ​ ‌ ​​‌‍‌‌‌‍​ ‌ ‌​‌‍‍‌‌ ‌‍‌‍‌‌​ ‌‌ ​​‌ ‌‌‌‍​‍‌‍ ​‌‍‍‌‌ ​ ‌‍‍​‌‍‌‌‌‍‌​​‍​‍‌ ‌, which